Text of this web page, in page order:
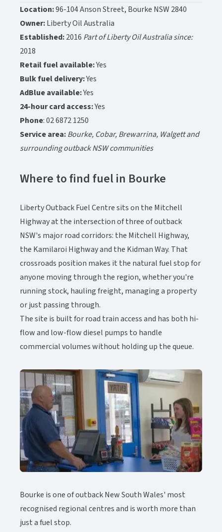
Location:96-104 Anson Street, Bourke NSW 2840​​​​‌ ‍ ​‍​‍‌‍ ‌ ​‍‌‍‍‌‌‍‌ ‌‍‍‌‌‍ ‍​‍​‍​ ‍‍​‍​‍‌ ​ ‌‍​‌‌‍ ‍‌‍‍‌‌ ‌​‌ ‍‌​‍ ‍‌‍‍‌‌‍ ​‍​‍​‍ ​​‍​‍‌‍‍​‌ ​‍‌‍‌‌‌‍‌‍​‍​‍​ ‍‍​‍​‍‌‍‍​‌ ‌​‌ ‌​‌ ​​‌ ​ ​ ‍‍​‍ ​‍ ‌‍ ​‌‍‍‌‌‍​‍‌‍‌‌‌ ​‍‌ ‌​‌ ‍‌​‍ ‌‌ ​ ‌ ‌​‌ ‌‌‌‍‌​‌‍‍‌‌‍ ​‍ ‍‌ ‌‍‌‍‌‌‌ ​‍‌‍​ ‌‍‌‌‌‍ ​​‍ ‍‌‍​‌‌ ​​‌ ​​​‍ ‌‍‍‌‌‍ ‍‌ ‌​‌‍‌‌‌‍ ‍‌ ‌​​‍ ‌‍‌‌‌‍‌​‌‍‍‌‌ ‌​​‍ ‌‍ ‌‌‍ ‌‍‌​‌‍‌‌​ ‌‌ ​​‌ ​‍‌‍‌‌‌ ​ ‌‍‌‌‌‍ ‍‌ ‌​‌‍​‌‌ ‌​‌‍‍‌‌‍ ‌‍ ‍​ ‍ ‌‍‍‌‌‍‌​​ ‌‌‍​‌​ ‍​‌‍​‍‌‍‌‌‌‍​‌​ ​‍‌‍​ ​ ‍‌​‍ ‌‌‍‌​​ ‌‌​ ‌‌​ ‌​​‍ ‌​ ‌​​ ‌‍​ ‍​‌‍‌‍​‍ ‌‌‍​‌‌‍​‌​ ‌‍​ ‍​​‍ ‌​ ‌‍‌‍​ ‌‍‌‌​ ​ ​ ‌‌​ ‌‌‌‍​‍‌‍​‍​ ‌​​ ‌‍‌‍​‌‌‍​‌​ ‍ ‌ ‌​‌ ‍‌‌ ​​‌‍‌‌​ ‌‌‍​‌‌ ​‍‌ ‌​‌‍‍‌‌‍​ ‌‍ ​‌‍‌‌​ ‍ ‌ ​​‌‍​‌‌ ‌​‌‍‍​​ ‌‌‍​ ‌‍ ‌‍ ‍‌ ‌​‌‍‌‌‌‍ ‍‌ ‌​‌​ ‌‌‍​‌‌ ‌​‌ ​‍‌‍‍‌‌ ‍​​‍‌‌​ ‌‌‌​​‍‌‌ ‌‍‍ ‌‍‌‌‌ ‍‌​‍‌‌​ ​ ‌​‌​​‍‌‌​ ​ ‌​‌​​‍‌‌​ ​‍​ ​‍‌‍‌​‌‍‌‌‌‍‌​​ ​ ​ ‌‌‌‍‌‌​ ‌​‌‍​‍​ ​‍‌‍​ ​ ​‍‌‍​‍​‍‌‌​ ​‍​ ​‍​‍‌‌​ ‌‌‌​‌​​‍ ‍‌‍​ ‌‍ ‌‍ ‍‌ ‌​‌‍‌‌‌‍ ‍‌ ‌​​‍‌‌​ ‌‌‌​​‍‌‌ ‌‍‍ ‌‍‌‌‌ ‍‌​‍‌‌​ ​ ‌​‌​​‍‌‌​ ​ ‌​‌​​‍‌‌​ ​‍​ ​‍‌‍​‌​ ​​​ ‌​‌‍‌​‌‍‌‍‌‍‌‌​ ​​‌‍‌‍‌‍​‌‌‍​‍​ ​‌‌‍‌‍​‍‌‌​ ​‍​ ​‍​‍‌‌​ ‌‌‌​‌​​‍ ‍‌‍​ ‌‍‍​‌‍‍‌‌‍ ​‌‍‌​‌ ​‍‌‍‌‌‌‍ ‍​‍‌‌​ ‌‌‌​​‍‌‌ ‌‍‍ ‌‍‌‌‌ ‍‌​‍‌‌​ ​ ‌​‌​​‍‌‌​ ​ ‌​‌​​‍‌‌​ ​‍​ ​‍‌‍‌‌‌‍​‌​ ‍​‌‍‌‍​ ‌‍​ ‌‍​ ‌​‌‍‌​‌‍​ ‌‍‌​‌‍‌‌​ ​‍​‍‌‌​ ​‍​ ​‍​‍‌‌​ ‌‌‌​‌​​‍ ‍‌ ‌​‌‍‌‌‌ ‍​‌ ‌​​ ‌‍​‍‌‍​‌‌ ​ ‌‍‌‌‌‌‌‌‌ ​‍‌‍ ​​ ‌‌‍‍​‌ ‌​‌ ‌​‌ ​​‌ ​ ​‍‌‌​ ​ ‌​​‌​‍‌‌​ ​‍‌​‌‍​‍‌‌​ ​‍‌​‌‍‌‍ ​‌‍‍‌‌‍​‍‌‍‌‌‌ ​‍‌ ‌​‌ ‍‌​‍ ‌‌ ​ ‌ ‌​‌ ‌‌‌‍‌​‌‍‍‌‌‍ ​‍ ‍‌ ‌‍‌‍‌‌‌ ​‍‌‍​ ‌‍‌‌‌‍ ​​‍ ‍‌‍​‌‌ ​​‌ ​​​‍‌‍‌‍‍‌‌‍‌​​ ‌‌‍​‌​ ‍​‌‍​‍‌‍‌‌‌‍​‌​ ​‍‌‍​ ​ ‍‌​‍ ‌‌‍‌​​ ‌‌​ ‌‌​ ‌​​‍ ‌​ ‌​​ ‌‍​ ‍​‌‍‌‍​‍ ‌‌‍​‌‌‍​‌​ ‌‍​ ‍​​‍ ‌​ ‌‍‌‍​ ‌‍‌‌​ ​ ​ ‌‌​ ‌‌‌‍​‍‌‍​‍​ ‌​​ ‌‍‌‍​‌‌‍​‌​‍‌‍‌ ‌​‌ ‍‌‌ ​​‌‍‌‌​ ‌‌‍​‌‌ ​‍‌ ‌​‌‍‍‌‌‍​ ‌‍ ​‌‍‌‌​‍‌‍‌ ​​‌‍​‌‌ ‌​‌‍‍​​ ‌‌‍​ ‌‍ ‌‍ ‍‌ ‌​‌‍‌‌‌‍ ‍‌ ‌​‌​ ‌‌‍​‌‌ ‌​‌ ​‍‌‍‍‌‌ ‍​​‍‌‌​ ‌‌‌​​‍‌‌ ‌‍‍ ‌‍‌‌‌ ‍‌​‍‌‌​ ​ ‌​‌​​‍‌‌​ ​ ‌​‌​​‍‌‌​ ​‍​ ​‍‌‍‌​‌‍‌‌‌‍‌​​ ​ ​ ‌‌‌‍‌‌​ ‌​‌‍​‍​ ​‍‌‍​ ​ ​‍‌‍​‍​‍‌‌​ ​‍​ ​‍​‍‌‌​ ‌‌‌​‌​​‍ ‍‌‍​ ‌‍ ‌‍ ‍‌ ‌​‌‍‌‌‌‍ ‍‌ ‌​​‍‌‌​ ‌‌‌​​‍‌‌ ‌‍‍ ‌‍‌‌‌ ‍‌​‍‌‌​ ​ ‌​‌​​‍‌‌​ ​ ‌​‌​​‍‌‌​ ​‍​ ​‍‌‍​‌​ ​​​ ‌​‌‍‌​‌‍‌‍‌‍‌‌​ ​​‌‍‌‍‌‍​‌‌‍​‍​ ​‌‌‍‌‍​‍‌‌​ ​‍​ ​‍​‍‌‌​ ‌‌‌​‌​​‍ ‍‌‍​ ‌‍‍​‌‍‍‌‌‍ ​‌‍‌​‌ ​‍‌‍‌‌‌‍ ‍​‍‌‌​ ‌‌‌​​‍‌‌ ‌‍‍ ‌‍‌‌‌ ‍‌​‍‌‌​ ​ ‌​‌​​‍‌‌​ ​ ‌​‌​​‍‌‌​ ​‍​ ​‍‌‍‌‌‌‍​‌​ ‍​‌‍‌‍​ ‌‍​ ‌‍​ ‌​‌‍‌​‌‍​ ‌‍‌​‌‍‌‌​ ​‍​‍‌‌​ ​‍​ ​‍​‍‌‌​ ‌‌‌​‌​​‍ ‍‌ ‌​‌‍‌‌‌ ‍​‌ ‌​​‍‌‍‌ ​​‌‍‌‌‌ ​‍‌ ​ ‌ ​​‌‍‌‌‌‍​ ‌ ‌​‌‍‍‌‌ ‌‍‌‍‌‌​ ‌‌ ​​‌ ‌‌‌‍​‍‌‍ ​‌‍‍‌‌ ​ ‌‍‍​‌‍‌‌‌‍‌​​‍​‍‌ ‌
Owner:Liberty Oil Australia​​​​‌ ‍ ​‍​‍‌‍ ‌ ​‍‌‍‍‌‌‍‌ ‌‍‍‌‌‍ ‍​‍​‍​ ‍‍​‍​‍‌ ​ ‌‍​‌‌‍ ‍‌‍‍‌‌ ‌​‌ ‍‌​‍ ‍‌‍‍‌‌‍ ​‍​‍​‍ ​​‍​‍‌‍‍​‌ ​‍‌‍‌‌‌‍‌‍​‍​‍​ ‍‍​‍​‍‌‍‍​‌ ‌​‌ ‌​‌ ​​‌ ​ ​ ‍‍​‍ ​‍ ‌‍ ​‌‍‍‌‌‍​‍‌‍‌‌‌ ​‍‌ ‌​‌ ‍‌​‍ ‌‌ ​ ‌ ‌​‌ ‌‌‌‍‌​‌‍‍‌‌‍ ​‍ ‍‌ ‌‍‌‍‌‌‌ ​‍‌‍​ ‌‍‌‌‌‍ ​​‍ ‍‌‍​‌‌ ​​‌ ​​​‍ ‌‍‍‌‌‍ ‍‌ ‌​‌‍‌‌‌‍ ‍‌ ‌​​‍ ‌‍‌‌‌‍‌​‌‍‍‌‌ ‌​​‍ ‌‍ ‌‌‍ ‌‍‌​‌‍‌‌​ ‌‌ ​​‌ ​‍‌‍‌‌‌ ​ ‌‍‌‌‌‍ ‍‌ ‌​‌‍​‌‌ ‌​‌‍‍‌‌‍ ‌‍ ‍​ ‍ ‌‍‍‌‌‍‌​​ ‌‌‍​‌​ ‍​‌‍​‍‌‍‌‌‌‍​‌​ ​‍‌‍​ ​ ‍‌​‍ ‌‌‍‌​​ ‌‌​ ‌‌​ ‌​​‍ ‌​ ‌​​ ‌‍​ ‍​‌‍‌‍​‍ ‌‌‍​‌‌‍​‌​ ‌‍​ ‍​​‍ ‌​ ‌‍‌‍​ ‌‍‌‌​ ​ ​ ‌‌​ ‌‌‌‍​‍‌‍​‍​ ‌​​ ‌‍‌‍​‌‌‍​‌​ ‍ ‌ ‌​‌ ‍‌‌ ​​‌‍‌‌​ ‌‌‍​‌‌ ​‍‌ ‌​‌‍‍‌‌‍​ ‌‍ ​‌‍‌‌​ ‍ ‌ ​​‌‍​‌‌ ‌​‌‍‍​​ ‌‌‍​ ‌‍ ‌‍ ‍‌ ‌​‌‍‌‌‌‍ ‍‌ ‌​‌​ ‌‌‍​‌‌ ‌​‌ ​‍‌‍‍‌‌ ‍​​‍‌‌​ ‌‌‌​​‍‌‌ ‌‍‍ ‌‍‌‌‌ ‍‌​‍‌‌​ ​ ‌​‌​​‍‌‌​ ​ ‌​‌​​‍‌‌​ ​‍​ ​‍‌‍‌​‌‍‌‌‌‍‌​​ ​ ​ ‌‌‌‍‌‌​ ‌​‌‍​‍​ ​‍‌‍​ ​ ​‍‌‍​‍​‍‌‌​ ​‍​ ​‍​‍‌‌​ ‌‌‌​‌​​‍ ‍‌‍​ ‌‍ ‌‍ ‍‌ ‌​‌‍‌‌‌‍ ‍‌ ‌​​‍‌‌​ ‌‌‌​​‍‌‌ ‌‍‍ ‌‍‌‌‌ ‍‌​‍‌‌​ ​ ‌​‌​​‍‌‌​ ​ ‌​‌​​‍‌‌​ ​‍​ ​‍​ ​‌​ ​‌​ ‌​​ ‌ ​ ​‍​ ‍‌​ ​‍​ ​‌​ ‌​​ ‌​‌‍​ ​ ​‍​‍‌‌​ ​‍​ ​‍​‍‌‌​ ‌‌‌​‌​​‍ ‍‌‍​ ‌‍‍​‌‍‍‌‌‍ ​‌‍‌​‌ ​‍‌‍‌‌‌‍ ‍​‍‌‌​ ‌‌‌​​‍‌‌ ‌‍‍ ‌‍‌‌‌ ‍‌​‍‌‌​ ​ ‌​‌​​‍‌‌​ ​ ‌​‌​​‍‌‌​ ​‍​ ​‍‌‍‌‍​ ‌‌‌‍​‍‌‍‌​‌‍‌​​ ‌‌​ ‍‌​ ‍​‌‍‌‌​ ‍​‌‍​‌​ ‍‌​‍‌‌​ ​‍​ ​‍​‍‌‌​ ‌‌‌​‌​​‍ ‍‌ ‌​‌‍‌‌‌ ‍​‌ ‌​​ ‌‍​‍‌‍​‌‌ ​ ‌‍‌‌‌‌‌‌‌ ​‍‌‍ ​​ ‌‌‍‍​‌ ‌​‌ ‌​‌ ​​‌ ​ ​‍‌‌​ ​ ‌​​‌​‍‌‌​ ​‍‌​‌‍​‍‌‌​ ​‍‌​‌‍‌‍ ​‌‍‍‌‌‍​‍‌‍‌‌‌ ​‍‌ ‌​‌ ‍‌​‍ ‌‌ ​ ‌ ‌​‌ ‌‌‌‍‌​‌‍‍‌‌‍ ​‍ ‍‌ ‌‍‌‍‌‌‌ ​‍‌‍​ ‌‍‌‌‌‍ ​​‍ ‍‌‍​‌‌ ​​‌ ​​​‍‌‍‌‍‍‌‌‍‌​​ ‌‌‍​‌​ ‍​‌‍​‍‌‍‌‌‌‍​‌​ ​‍‌‍​ ​ ‍‌​‍ ‌‌‍‌​​ ‌‌​ ‌‌​ ‌​​‍ ‌​ ‌​​ ‌‍​ ‍​‌‍‌‍​‍ ‌‌‍​‌‌‍​‌​ ‌‍​ ‍​​‍ ‌​ ‌‍‌‍​ ‌‍‌‌​ ​ ​ ‌‌​ ‌‌‌‍​‍‌‍​‍​ ‌​​ ‌‍‌‍​‌‌‍​‌​‍‌‍‌ ‌​‌ ‍‌‌ ​​‌‍‌‌​ ‌‌‍​‌‌ ​‍‌ ‌​‌‍‍‌‌‍​ ‌‍ ​‌‍‌‌​‍‌‍‌ ​​‌‍​‌‌ ‌​‌‍‍​​ ‌‌‍​ ‌‍ ‌‍ ‍‌ ‌​‌‍‌‌‌‍ ‍‌ ‌​‌​ ‌‌‍​‌‌ ‌​‌ ​‍‌‍‍‌‌ ‍​​‍‌‌​ ‌‌‌​​‍‌‌ ‌‍‍ ‌‍‌‌‌ ‍‌​‍‌‌​ ​ ‌​‌​​‍‌‌​ ​ ‌​‌​​‍‌‌​ ​‍​ ​‍‌‍‌​‌‍‌‌‌‍‌​​ ​ ​ ‌‌‌‍‌‌​ ‌​‌‍​‍​ ​‍‌‍​ ​ ​‍‌‍​‍​‍‌‌​ ​‍​ ​‍​‍‌‌​ ‌‌‌​‌​​‍ ‍‌‍​ ‌‍ ‌‍ ‍‌ ‌​‌‍‌‌‌‍ ‍‌ ‌​​‍‌‌​ ‌‌‌​​‍‌‌ ‌‍‍ ‌‍‌‌‌ ‍‌​‍‌‌​ ​ ‌​‌​​‍‌‌​ ​ ‌​‌​​‍‌‌​ ​‍​ ​‍​ ​‌​ ​‌​ ‌​​ ‌ ​ ​‍​ ‍‌​ ​‍​ ​‌​ ‌​​ ‌​‌‍​ ​ ​‍​‍‌‌​ ​‍​ ​‍​‍‌‌​ ‌‌‌​‌​​‍ ‍‌‍​ ‌‍‍​‌‍‍‌‌‍ ​‌‍‌​‌ ​‍‌‍‌‌‌‍ ‍​‍‌‌​ ‌‌‌​​‍‌‌ ‌‍‍ ‌‍‌‌‌ ‍‌​‍‌‌​ ​ ‌​‌​​‍‌‌​ ​ ‌​‌​​‍‌‌​ ​‍​ ​‍‌‍‌‍​ ‌‌‌‍​‍‌‍‌​‌‍‌​​ ‌‌​ ‍‌​ ‍​‌‍‌‌​ ‍​‌‍​‌​ ‍‌​‍‌‌​ ​‍​ ​‍​‍‌‌​ ‌‌‌​‌​​‍ ‍‌ ‌​‌‍‌‌‌ ‍​‌ ‌​​‍‌‍‌ ​​‌‍‌‌‌ ​‍‌ ​ ‌ ​​‌‍‌‌‌‍​ ‌ ‌​‌‍‍‌‌ ‌‍‌‍‌‌​ ‌‌ ​​‌ ‌‌‌‍​‍‌‍ ​‌‍‍‌‌ ​ ‌‍‍​‌‍‌‌‌‍‌​​‍​‍‌ ‌
Established:2016 ​​​​‌ ‍ ​‍​‍‌‍ ‌ ​‍‌‍‍‌‌‍‌ ‌‍‍‌‌‍ ‍​‍​‍​ ‍‍​‍​‍‌ ​ ‌‍​‌‌‍ ‍‌‍‍‌‌ ‌​‌ ‍‌​‍ ‍‌‍‍‌‌‍ ​‍​‍​‍ ​​‍​‍‌‍‍​‌ ​‍‌‍‌‌‌‍‌‍​‍​‍​ ‍‍​‍​‍‌‍‍​‌ ‌​‌ ‌​‌ ​​‌ ​ ​ ‍‍​‍ ​‍ ‌‍ ​‌‍‍‌‌‍​‍‌‍‌‌‌ ​‍‌ ‌​‌ ‍‌​‍ ‌‌ ​ ‌ ‌​‌ ‌‌‌‍‌​‌‍‍‌‌‍ ​‍ ‍‌ ‌‍‌‍‌‌‌ ​‍‌‍​ ‌‍‌‌‌‍ ​​‍ ‍‌‍​‌‌ ​​‌ ​​​‍ ‌‍‍‌‌‍ ‍‌ ‌​‌‍‌‌‌‍ ‍‌ ‌​​‍ ‌‍‌‌‌‍‌​‌‍‍‌‌ ‌​​‍ ‌‍ ‌‌‍ ‌‍‌​‌‍‌‌​ ‌‌ ​​‌ ​‍‌‍‌‌‌ ​ ‌‍‌‌‌‍ ‍‌ ‌​‌‍​‌‌ ‌​‌‍‍‌‌‍ ‌‍ ‍​ ‍ ‌‍‍‌‌‍‌​​ ‌‌‍​‌​ ‍​‌‍​‍‌‍‌‌‌‍​‌​ ​‍‌‍​ ​ ‍‌​‍ ‌‌‍‌​​ ‌‌​ ‌‌​ ‌​​‍ ‌​ ‌​​ ‌‍​ ‍​‌‍‌‍​‍ ‌‌‍​‌‌‍​‌​ ‌‍​ ‍​​‍ ‌​ ‌‍‌‍​ ‌‍‌‌​ ​ ​ ‌‌​ ‌‌‌‍​‍‌‍​‍​ ‌​​ ‌‍‌‍​‌‌‍​‌​ ‍ ‌ ‌​‌ ‍‌‌ ​​‌‍‌‌​ ‌‌‍​‌‌ ​‍‌ ‌​‌‍‍‌‌‍​ ‌‍ ​‌‍‌‌​ ‍ ‌ ​​‌‍​‌‌ ‌​‌‍‍​​ ‌‌‍​ ‌‍ ‌‍ ‍‌ ‌​‌‍‌‌‌‍ ‍‌ ‌​‌​ ‌‌‍​‌‌ ‌​‌ ​‍‌‍‍‌‌ ‍​​‍‌‌​ ‌‌‌​​‍‌‌ ‌‍‍ ‌‍‌‌‌ ‍‌​‍‌‌​ ​ ‌​‌​​‍‌‌​ ​ ‌​‌​​‍‌‌​ ​‍​ ​‍‌‍‌​‌‍‌‌‌‍‌​​ ​ ​ ‌‌‌‍‌‌​ ‌​‌‍​‍​ ​‍‌‍​ ​ ​‍‌‍​‍​‍‌‌​ ​‍​ ​‍​‍‌‌​ ‌‌‌​‌​​‍ ‍‌‍​ ‌‍ ‌‍ ‍‌ ‌​‌‍‌‌‌‍ ‍‌ ‌​​‍‌‌​ ‌‌‌​​‍‌‌ ‌‍‍ ‌‍‌‌‌ ‍‌​‍‌‌​ ​ ‌​‌​​‍‌‌​ ​ ‌​‌​​‍‌‌​ ​‍​ ​‍‌‍​‍​ ‍​​ ​‌‌‍​‍​ ‍‌​ ‍‌‌‍​‌​ ​ ​ ​‍‌‍​‌‌‍​‌​ ​‌​‍‌‌​ ​‍​ ​‍​‍‌‌​ ‌‌‌​‌​​‍ ‍‌‍​ ‌‍‍​‌‍‍‌‌‍ ​‌‍‌​‌ ​‍‌‍‌‌‌‍ ‍​‍‌‌​ ‌‌‌​​‍‌‌ ‌‍‍ ‌‍‌‌‌ ‍‌​‍‌‌​ ​ ‌​‌​​‍‌‌​ ​ ‌​‌​​‍‌‌​ ​‍​ ​‍​ ‌‍​ ‌‌​ ‌‌‌‍‌​​ ‌‌​ ‌ ‌‍​ ​ ‍​‌‍‌‍​ ​ ​ ‌ ‌‍‌​​‍‌‌​ ​‍​ ​‍​‍‌‌​ ‌‌‌​‌​​‍ ‍‌ ‌​‌‍‌‌‌ ‍​‌ ‌​​ ‌‍​‍‌‍​‌‌ ​ ‌‍‌‌‌‌‌‌‌ ​‍‌‍ ​​ ‌‌‍‍​‌ ‌​‌ ‌​‌ ​​‌ ​ ​‍‌‌​ ​ ‌​​‌​‍‌‌​ ​‍‌​‌‍​‍‌‌​ ​‍‌​‌‍‌‍ ​‌‍‍‌‌‍​‍‌‍‌‌‌ ​‍‌ ‌​‌ ‍‌​‍ ‌‌ ​ ‌ ‌​‌ ‌‌‌‍‌​‌‍‍‌‌‍ ​‍ ‍‌ ‌‍‌‍‌‌‌ ​‍‌‍​ ‌‍‌‌‌‍ ​​‍ ‍‌‍​‌‌ ​​‌ ​​​‍‌‍‌‍‍‌‌‍‌​​ ‌‌‍​‌​ ‍​‌‍​‍‌‍‌‌‌‍​‌​ ​‍‌‍​ ​ ‍‌​‍ ‌‌‍‌​​ ‌‌​ ‌‌​ ‌​​‍ ‌​ ‌​​ ‌‍​ ‍​‌‍‌‍​‍ ‌‌‍​‌‌‍​‌​ ‌‍​ ‍​​‍ ‌​ ‌‍‌‍​ ‌‍‌‌​ ​ ​ ‌‌​ ‌‌‌‍​‍‌‍​‍​ ‌​​ ‌‍‌‍​‌‌‍​‌​‍‌‍‌ ‌​‌ ‍‌‌ ​​‌‍‌‌​ ‌‌‍​‌‌ ​‍‌ ‌​‌‍‍‌‌‍​ ‌‍ ​‌‍‌‌​‍‌‍‌ ​​‌‍​‌‌ ‌​‌‍‍​​ ‌‌‍​ ‌‍ ‌‍ ‍‌ ‌​‌‍‌‌‌‍ ‍‌ ‌​‌​ ‌‌‍​‌‌ ‌​‌ ​‍‌‍‍‌‌ ‍​​‍‌‌​ ‌‌‌​​‍‌‌ ‌‍‍ ‌‍‌‌‌ ‍‌​‍‌‌​ ​ ‌​‌​​‍‌‌​ ​ ‌​‌​​‍‌‌​ ​‍​ ​‍‌‍‌​‌‍‌‌‌‍‌​​ ​ ​ ‌‌‌‍‌‌​ ‌​‌‍​‍​ ​‍‌‍​ ​ ​‍‌‍​‍​‍‌‌​ ​‍​ ​‍​‍‌‌​ ‌‌‌​‌​​‍ ‍‌‍​ ‌‍ ‌‍ ‍‌ ‌​‌‍‌‌‌‍ ‍‌ ‌​​‍‌‌​ ‌‌‌​​‍‌‌ ‌‍‍ ‌‍‌‌‌ ‍‌​‍‌‌​ ​ ‌​‌​​‍‌‌​ ​ ‌​‌​​‍‌‌​ ​‍​ ​‍‌‍​‍​ ‍​​ ​‌‌‍​‍​ ‍‌​ ‍‌‌‍​‌​ ​ ​ ​‍‌‍​‌‌‍​‌​ ​‌​‍‌‌​ ​‍​ ​‍​‍‌‌​ ‌‌‌​‌​​‍ ‍‌‍​ ‌‍‍​‌‍‍‌‌‍ ​‌‍‌​‌ ​‍‌‍‌‌‌‍ ‍​‍‌‌​ ‌‌‌​​‍‌‌ ‌‍‍ ‌‍‌‌‌ ‍‌​‍‌‌​ ​ ‌​‌​​‍‌‌​ ​ ‌​‌​​‍‌‌​ ​‍​ ​‍​ ‌‍​ ‌‌​ ‌‌‌‍‌​​ ‌‌​ ‌ ‌‍​ ​ ‍​‌‍‌‍​ ​ ​ ‌ ‌‍‌​​‍‌‌​ ​‍​ ​‍​‍‌‌​ ‌‌‌​‌​​‍ ‍‌ ‌​‌‍‌‌‌ ‍​‌ ‌​​‍‌‍‌ ​​‌‍‌‌‌ ​‍‌ ​ ‌ ​​‌‍‌‌‌‍​ ‌ ‌​‌‍‍‌‌ ‌‍‌‍‌‌​ ‌‌ ​​‌ ‌‌‌‍​‍‌‍ ​‌‍‍‌‌ ​ ‌‍‍​‌‍‌‌‌‍‌​​‍​‍‌ ‌ Part of Liberty Oil Australia since:​​​​‌ ‍ ​‍​‍‌‍ ‌ ​‍‌‍‍‌‌‍‌ ‌‍‍‌‌‍ ‍​‍​‍​ ‍‍​‍​‍‌ ​ ‌‍​‌‌‍ ‍‌‍‍‌‌ ‌​‌ ‍‌​‍ ‍‌‍‍‌‌‍ ​‍​‍​‍ ​​‍​‍‌‍‍​‌ ​‍‌‍‌‌‌‍‌‍​‍​‍​ ‍‍​‍​‍‌‍‍​‌ ‌​‌ ‌​‌ ​​‌ ​ ​ ‍‍​‍ ​‍ ‌‍ ​‌‍‍‌‌‍​‍‌‍‌‌‌ ​‍‌ ‌​‌ ‍‌​‍ ‌‌ ​ ‌ ‌​‌ ‌‌‌‍‌​‌‍‍‌‌‍ ​‍ ‍‌ ‌‍‌‍‌‌‌ ​‍‌‍​ ‌‍‌‌‌‍ ​​‍ ‍‌‍​‌‌ ​​‌ ​​​‍ ‌‍‍‌‌‍ ‍‌ ‌​‌‍‌‌‌‍ ‍‌ ‌​​‍ ‌‍‌‌‌‍‌​‌‍‍‌‌ ‌​​‍ ‌‍ ‌‌‍ ‌‍‌​‌‍‌‌​ ‌‌ ​​‌ ​‍‌‍‌‌‌ ​ ‌‍‌‌‌‍ ‍‌ ‌​‌‍​‌‌ ‌​‌‍‍‌‌‍ ‌‍ ‍​ ‍ ‌‍‍‌‌‍‌​​ ‌‌‍​‌​ ‍​‌‍​‍‌‍‌‌‌‍​‌​ ​‍‌‍​ ​ ‍‌​‍ ‌‌‍‌​​ ‌‌​ ‌‌​ ‌​​‍ ‌​ ‌​​ ‌‍​ ‍​‌‍‌‍​‍ ‌‌‍​‌‌‍​‌​ ‌‍​ ‍​​‍ ‌​ ‌‍‌‍​ ‌‍‌‌​ ​ ​ ‌‌​ ‌‌‌‍​‍‌‍​‍​ ‌​​ ‌‍‌‍​‌‌‍​‌​ ‍ ‌ ‌​‌ ‍‌‌ ​​‌‍‌‌​ ‌‌‍​‌‌ ​‍‌ ‌​‌‍‍‌‌‍​ ‌‍ ​‌‍‌‌​ ‍ ‌ ​​‌‍​‌‌ ‌​‌‍‍​​ ‌‌‍​ ‌‍ ‌‍ ‍‌ ‌​‌‍‌‌‌‍ ‍‌ ‌​‌​ ‌‌‍​‌‌ ‌​‌ ​‍‌‍‍‌‌ ‍​​‍‌‌​ ‌‌‌​​‍‌‌ ‌‍‍ ‌‍‌‌‌ ‍‌​‍‌‌​ ​ ‌​‌​​‍‌‌​ ​ ‌​‌​​‍‌‌​ ​‍​ ​‍‌‍‌​‌‍‌‌‌‍‌​​ ​ ​ ‌‌‌‍‌‌​ ‌​‌‍​‍​ ​‍‌‍​ ​ ​‍‌‍​‍​‍‌‌​ ​‍​ ​‍​‍‌‌​ ‌‌‌​‌​​‍ ‍‌‍​ ‌‍ ‌‍ ‍‌ ‌​‌‍‌‌‌‍ ‍‌ ‌​​‍‌‌​ ‌‌‌​​‍‌‌ ‌‍‍ ‌‍‌‌‌ ‍‌​‍‌‌​ ​ ‌​‌​​‍‌‌​ ​ ‌​‌​​‍‌‌​ ​‍​ ​‍‌‍​‍​ ‍​​ ​‌‌‍​‍​ ‍‌​ ‍‌‌‍​‌​ ​ ​ ​‍‌‍​‌‌‍​‌​ ​‌​‍‌‌​ ​‍​ ​‍​‍‌‌​ ‌‌‌​‌​​‍ ‍‌‍​ ‌‍‍​‌‍‍‌‌‍ ​‌‍‌​‌ ​‍‌‍‌‌‌‍ ‍​‍‌‌​ ‌‌‌​​‍‌‌ ‌‍‍ ‌‍‌‌‌ ‍‌​‍‌‌​ ​ ‌​‌​​‍‌‌​ ​ ‌​‌​​‍‌‌​ ​‍​ ​‍​ ‌‌​ ‌‌​ ‌‌‌‍‌​‌‍​‌​ ​​‌‍‌‍​ ​‌​ ​‍‌‍​‌​ ‌‌‌‍‌‍​‍‌‌​ ​‍​ ​‍​‍‌‌​ ‌‌‌​‌​​‍ ‍‌ ‌​‌‍‌‌‌ ‍​‌ ‌​​ ‌‍​‍‌‍​‌‌ ​ ‌‍‌‌‌‌‌‌‌ ​‍‌‍ ​​ ‌‌‍‍​‌ ‌​‌ ‌​‌ ​​‌ ​ ​‍‌‌​ ​ ‌​​‌​‍‌‌​ ​‍‌​‌‍​‍‌‌​ ​‍‌​‌‍‌‍ ​‌‍‍‌‌‍​‍‌‍‌‌‌ ​‍‌ ‌​‌ ‍‌​‍ ‌‌ ​ ‌ ‌​‌ ‌‌‌‍‌​‌‍‍‌‌‍ ​‍ ‍‌ ‌‍‌‍‌‌‌ ​‍‌‍​ ‌‍‌‌‌‍ ​​‍ ‍‌‍​‌‌ ​​‌ ​​​‍‌‍‌‍‍‌‌‍‌​​ ‌‌‍​‌​ ‍​‌‍​‍‌‍‌‌‌‍​‌​ ​‍‌‍​ ​ ‍‌​‍ ‌‌‍‌​​ ‌‌​ ‌‌​ ‌​​‍ ‌​ ‌​​ ‌‍​ ‍​‌‍‌‍​‍ ‌‌‍​‌‌‍​‌​ ‌‍​ ‍​​‍ ‌​ ‌‍‌‍​ ‌‍‌‌​ ​ ​ ‌‌​ ‌‌‌‍​‍‌‍​‍​ ‌​​ ‌‍‌‍​‌‌‍​‌​‍‌‍‌ ‌​‌ ‍‌‌ ​​‌‍‌‌​ ‌‌‍​‌‌ ​‍‌ ‌​‌‍‍‌‌‍​ ‌‍ ​‌‍‌‌​‍‌‍‌ ​​‌‍​‌‌ ‌​‌‍‍​​ ‌‌‍​ ‌‍ ‌‍ ‍‌ ‌​‌‍‌‌‌‍ ‍‌ ‌​‌​ ‌‌‍​‌‌ ‌​‌ ​‍‌‍‍‌‌ ‍​​‍‌‌​ ‌‌‌​​‍‌‌ ‌‍‍ ‌‍‌‌‌ ‍‌​‍‌‌​ ​ ‌​‌​​‍‌‌​ ​ ‌​‌​​‍‌‌​ ​‍​ ​‍‌‍‌​‌‍‌‌‌‍‌​​ ​ ​ ‌‌‌‍‌‌​ ‌​‌‍​‍​ ​‍‌‍​ ​ ​‍‌‍​‍​‍‌‌​ ​‍​ ​‍​‍‌‌​ ‌‌‌​‌​​‍ ‍‌‍​ ‌‍ ‌‍ ‍‌ ‌​‌‍‌‌‌‍ ‍‌ ‌​​‍‌‌​ ‌‌‌​​‍‌‌ ‌‍‍ ‌‍‌‌‌ ‍‌​‍‌‌​ ​ ‌​‌​​‍‌‌​ ​ ‌​‌​​‍‌‌​ ​‍​ ​‍‌‍​‍​ ‍​​ ​‌‌‍​‍​ ‍‌​ ‍‌‌‍​‌​ ​ ​ ​‍‌‍​‌‌‍​‌​ ​‌​‍‌‌​ ​‍​ ​‍​‍‌‌​ ‌‌‌​‌​​‍ ‍‌‍​ ‌‍‍​‌‍‍‌‌‍ ​‌‍‌​‌ ​‍‌‍‌‌‌‍ ‍​‍‌‌​ ‌‌‌​​‍‌‌ ‌‍‍ ‌‍‌‌‌ ‍‌​‍‌‌​ ​ ‌​‌​​‍‌‌​ ​ ‌​‌​​‍‌‌​ ​‍​ ​‍​ ‌‌​ ‌‌​ ‌‌‌‍‌​‌‍​‌​ ​​‌‍‌‍​ ​‌​ ​‍‌‍​‌​ ‌‌‌‍‌‍​‍‌‌​ ​‍​ ​‍​‍‌‌​ ‌‌‌​‌​​‍ ‍‌ ‌​‌‍‌‌‌ ‍​‌ ‌​​‍‌‍‌ ​​‌‍‌‌‌ ​‍‌ ​ ‌ ​​‌‍‌‌‌‍​ ‌ ‌​‌‍‍‌‌ ‌‍‌‍‌‌​ ‌‌ ​​‌ ‌‌‌‍​‍‌‍ ​‌‍‍‌‌ ​ ‌‍‍​‌‍‌‌‌‍‌​​‍​‍‌ ‌
2018​​​​‌ ‍ ​‍​‍‌‍ ‌ ​‍‌‍‍‌‌‍‌ ‌‍‍‌‌‍ ‍​‍​‍​ ‍‍​‍​‍‌ ​ ‌‍​‌‌‍ ‍‌‍‍‌‌ ‌​‌ ‍‌​‍ ‍‌‍‍‌‌‍ ​‍​‍​‍ ​​‍​‍‌‍‍​‌ ​‍‌‍‌‌‌‍‌‍​‍​‍​ ‍‍​‍​‍‌‍‍​‌ ‌​‌ ‌​‌ ​​‌ ​ ​ ‍‍​‍ ​‍ ‌‍ ​‌‍‍‌‌‍​‍‌‍‌‌‌ ​‍‌ ‌​‌ ‍‌​‍ ‌‌ ​ ‌ ‌​‌ ‌‌‌‍‌​‌‍‍‌‌‍ ​‍ ‍‌ ‌‍‌‍‌‌‌ ​‍‌‍​ ‌‍‌‌‌‍ ​​‍ ‍‌‍​‌‌ ​​‌ ​​​‍ ‌‍‍‌‌‍ ‍‌ ‌​‌‍‌‌‌‍ ‍‌ ‌​​‍ ‌‍‌‌‌‍‌​‌‍‍‌‌ ‌​​‍ ‌‍ ‌‌‍ ‌‍‌​‌‍‌‌​ ‌‌ ​​‌ ​‍‌‍‌‌‌ ​ ‌‍‌‌‌‍ ‍‌ ‌​‌‍​‌‌ ‌​‌‍‍‌‌‍ ‌‍ ‍​ ‍ ‌‍‍‌‌‍‌​​ ‌‌‍​‌​ ‍​‌‍​‍‌‍‌‌‌‍​‌​ ​‍‌‍​ ​ ‍‌​‍ ‌‌‍‌​​ ‌‌​ ‌‌​ ‌​​‍ ‌​ ‌​​ ‌‍​ ‍​‌‍‌‍​‍ ‌‌‍​‌‌‍​‌​ ‌‍​ ‍​​‍ ‌​ ‌‍‌‍​ ‌‍‌‌​ ​ ​ ‌‌​ ‌‌‌‍​‍‌‍​‍​ ‌​​ ‌‍‌‍​‌‌‍​‌​ ‍ ‌ ‌​‌ ‍‌‌ ​​‌‍‌‌​ ‌‌‍​‌‌ ​‍‌ ‌​‌‍‍‌‌‍​ ‌‍ ​‌‍‌‌​ ‍ ‌ ​​‌‍​‌‌ ‌​‌‍‍​​ ‌‌‍​ ‌‍ ‌‍ ‍‌ ‌​‌‍‌‌‌‍ ‍‌ ‌​‌​ ‌‌‍​‌‌ ‌​‌ ​‍‌‍‍‌‌ ‍​​‍‌‌​ ‌‌‌​​‍‌‌ ‌‍‍ ‌‍‌‌‌ ‍‌​‍‌‌​ ​ ‌​‌​​‍‌‌​ ​ ‌​‌​​‍‌‌​ ​‍​ ​‍‌‍‌​‌‍‌‌‌‍‌​​ ​ ​ ‌‌‌‍‌‌​ ‌​‌‍​‍​ ​‍‌‍​ ​ ​‍‌‍​‍​‍‌‌​ ​‍​ ​‍​‍‌‌​ ‌‌‌​‌​​‍ ‍‌‍​ ‌‍ ‌‍ ‍‌ ‌​‌‍‌‌‌‍ ‍‌ ‌​​‍‌‌​ ‌‌‌​​‍‌‌ ‌‍‍ ‌‍‌‌‌ ‍‌​‍‌‌​ ​ ‌​‌​​‍‌‌​ ​ ‌​‌​​‍‌‌​ ​‍​ ​‍‌‍​‍​ ‍​​ ​‌‌‍​‍​ ‍‌​ ‍‌‌‍​‌​ ​ ​ ​‍‌‍​‌‌‍​‌​ ​‌​‍‌‌​ ​‍​ ​‍​‍‌‌​ ‌‌‌​‌​​‍ ‍‌‍​ ‌‍‍​‌‍‍‌‌‍ ​‌‍‌​‌ ​‍‌‍‌‌‌‍ ‍​‍‌‌​ ‌‌‌​​‍‌‌ ‌‍‍ ‌‍‌‌‌ ‍‌​‍‌‌​ ​ ‌​‌​​‍‌‌​ ​ ‌​‌​​‍‌‌​ ​‍​ ​‍‌‍‌​‌‍‌‌​ ​‌​ ‌‍‌‍​‍​ ‍​​ ​‍​ ‍​​ ‍‌​ ‍​​ ​​​ ​‍​‍‌‌​ ​‍​ ​‍​‍‌‌​ ‌‌‌​‌​​‍ ‍‌ ‌​‌‍‌‌‌ ‍​‌ ‌​​ ‌‍​‍‌‍​‌‌ ​ ‌‍‌‌‌‌‌‌‌ ​‍‌‍ ​​ ‌‌‍‍​‌ ‌​‌ ‌​‌ ​​‌ ​ ​‍‌‌​ ​ ‌​​‌​‍‌‌​ ​‍‌​‌‍​‍‌‌​ ​‍‌​‌‍‌‍ ​‌‍‍‌‌‍​‍‌‍‌‌‌ ​‍‌ ‌​‌ ‍‌​‍ ‌‌ ​ ‌ ‌​‌ ‌‌‌‍‌​‌‍‍‌‌‍ ​‍ ‍‌ ‌‍‌‍‌‌‌ ​‍‌‍​ ‌‍‌‌‌‍ ​​‍ ‍‌‍​‌‌ ​​‌ ​​​‍‌‍‌‍‍‌‌‍‌​​ ‌‌‍​‌​ ‍​‌‍​‍‌‍‌‌‌‍​‌​ ​‍‌‍​ ​ ‍‌​‍ ‌‌‍‌​​ ‌‌​ ‌‌​ ‌​​‍ ‌​ ‌​​ ‌‍​ ‍​‌‍‌‍​‍ ‌‌‍​‌‌‍​‌​ ‌‍​ ‍​​‍ ‌​ ‌‍‌‍​ ‌‍‌‌​ ​ ​ ‌‌​ ‌‌‌‍​‍‌‍​‍​ ‌​​ ‌‍‌‍​‌‌‍​‌​‍‌‍‌ ‌​‌ ‍‌‌ ​​‌‍‌‌​ ‌‌‍​‌‌ ​‍‌ ‌​‌‍‍‌‌‍​ ‌‍ ​‌‍‌‌​‍‌‍‌ ​​‌‍​‌‌ ‌​‌‍‍​​ ‌‌‍​ ‌‍ ‌‍ ‍‌ ‌​‌‍‌‌‌‍ ‍‌ ‌​‌​ ‌‌‍​‌‌ ‌​‌ ​‍‌‍‍‌‌ ‍​​‍‌‌​ ‌‌‌​​‍‌‌ ‌‍‍ ‌‍‌‌‌ ‍‌​‍‌‌​ ​ ‌​‌​​‍‌‌​ ​ ‌​‌​​‍‌‌​ ​‍​ ​‍‌‍‌​‌‍‌‌‌‍‌​​ ​ ​ ‌‌‌‍‌‌​ ‌​‌‍​‍​ ​‍‌‍​ ​ ​‍‌‍​‍​‍‌‌​ ​‍​ ​‍​‍‌‌​ ‌‌‌​‌​​‍ ‍‌‍​ ‌‍ ‌‍ ‍‌ ‌​‌‍‌‌‌‍ ‍‌ ‌​​‍‌‌​ ‌‌‌​​‍‌‌ ‌‍‍ ‌‍‌‌‌ ‍‌​‍‌‌​ ​ ‌​‌​​‍‌‌​ ​ ‌​‌​​‍‌‌​ ​‍​ ​‍‌‍​‍​ ‍​​ ​‌‌‍​‍​ ‍‌​ ‍‌‌‍​‌​ ​ ​ ​‍‌‍​‌‌‍​‌​ ​‌​‍‌‌​ ​‍​ ​‍​‍‌‌​ ‌‌‌​‌​​‍ ‍‌‍​ ‌‍‍​‌‍‍‌‌‍ ​‌‍‌​‌ ​‍‌‍‌‌‌‍ ‍​‍‌‌​ ‌‌‌​​‍‌‌ ‌‍‍ ‌‍‌‌‌ ‍‌​‍‌‌​ ​ ‌​‌​​‍‌‌​ ​ ‌​‌​​‍‌‌​ ​‍​ ​‍‌‍‌​‌‍‌‌​ ​‌​ ‌‍‌‍​‍​ ‍​​ ​‍​ ‍​​ ‍‌​ ‍​​ ​​​ ​‍​‍‌‌​ ​‍​ ​‍​‍‌‌​ ‌‌‌​‌​​‍ ‍‌ ‌​‌‍‌‌‌ ‍​‌ ‌​​‍‌‍‌ ​​‌‍‌‌‌ ​‍‌ ​ ‌ ​​‌‍‌‌‌‍​ ‌ ‌​‌‍‍‌‌ ‌‍‌‍‌‌​ ‌‌ ​​‌ ‌‌‌‍​‍‌‍ ​‌‍‍‌‌ ​ ‌‍‍​‌‍‌‌‌‍‌​​‍​‍‌ ‌
Retail fuel available:​​​​‌ ‍ ​‍​‍‌‍ ‌ ​‍‌‍‍‌‌‍‌ ‌‍‍‌‌‍ ‍​‍​‍​ ‍‍​‍​‍‌ ​ ‌‍​‌‌‍ ‍‌‍‍‌‌ ‌​‌ ‍‌​‍ ‍‌‍‍‌‌‍ ​‍​‍​‍ ​​‍​‍‌‍‍​‌ ​‍‌‍‌‌‌‍‌‍​‍​‍​ ‍‍​‍​‍‌‍‍​‌ ‌​‌ ‌​‌ ​​‌ ​ ​ ‍‍​‍ ​‍ ‌‍ ​‌‍‍‌‌‍​‍‌‍‌‌‌ ​‍‌ ‌​‌ ‍‌​‍ ‌‌ ​ ‌ ‌​‌ ‌‌‌‍‌​‌‍‍‌‌‍ ​‍ ‍‌ ‌‍‌‍‌‌‌ ​‍‌‍​ ‌‍‌‌‌‍ ​​‍ ‍‌‍​‌‌ ​​‌ ​​​‍ ‌‍‍‌‌‍ ‍‌ ‌​‌‍‌‌‌‍ ‍‌ ‌​​‍ ‌‍‌‌‌‍‌​‌‍‍‌‌ ‌​​‍ ‌‍ ‌‌‍ ‌‍‌​‌‍‌‌​ ‌‌ ​​‌ ​‍‌‍‌‌‌ ​ ‌‍‌‌‌‍ ‍‌ ‌​‌‍​‌‌ ‌​‌‍‍‌‌‍ ‌‍ ‍​ ‍ ‌‍‍‌‌‍‌​​ ‌‌‍​‌​ ‍​‌‍​‍‌‍‌‌‌‍​‌​ ​‍‌‍​ ​ ‍‌​‍ ‌‌‍‌​​ ‌‌​ ‌‌​ ‌​​‍ ‌​ ‌​​ ‌‍​ ‍​‌‍‌‍​‍ ‌‌‍​‌‌‍​‌​ ‌‍​ ‍​​‍ ‌​ ‌‍‌‍​ ‌‍‌‌​ ​ ​ ‌‌​ ‌‌‌‍​‍‌‍​‍​ ‌​​ ‌‍‌‍​‌‌‍​‌​ ‍ ‌ ‌​‌ ‍‌‌ ​​‌‍‌‌​ ‌‌‍​‌‌ ​‍‌ ‌​‌‍‍‌‌‍​ ‌‍ ​‌‍‌‌​ ‍ ‌ ​​‌‍​‌‌ ‌​‌‍‍​​ ‌‌‍​ ‌‍ ‌‍ ‍‌ ‌​‌‍‌‌‌‍ ‍‌ ‌​‌​ ‌‌‍​‌‌ ‌​‌ ​‍‌‍‍‌‌ ‍​​‍‌‌​ ‌‌‌​​‍‌‌ ‌‍‍ ‌‍‌‌‌ ‍‌​‍‌‌​ ​ ‌​‌​​‍‌‌​ ​ ‌​‌​​‍‌‌​ ​‍​ ​‍‌‍‌​‌‍‌‌‌‍‌​​ ​ ​ ‌‌‌‍‌‌​ ‌​‌‍​‍​ ​‍‌‍​ ​ ​‍‌‍​‍​‍‌‌​ ​‍​ ​‍​‍‌‌​ ‌‌‌​‌​​‍ ‍‌‍​ ‌‍ ‌‍ ‍‌ ‌​‌‍‌‌‌‍ ‍‌ ‌​​‍‌‌​ ‌‌‌​​‍‌‌ ‌‍‍ ‌‍‌‌‌ ‍‌​‍‌‌​ ​ ‌​‌​​‍‌‌​ ​ ‌​‌​​‍‌‌​ ​‍​ ​‍‌‍‌‌​ ‌ ‌‍​‌​ ​​​ ‌‍‌‍‌‍​ ​​​ ‌​‌‍‌​​ ​‌​ ​‍‌‍‌​​‍‌‌​ ​‍​ ​‍​‍‌‌​ ‌‌‌​‌​​‍ ‍‌‍​ ‌‍‍​‌‍‍‌‌‍ ​‌‍‌​‌ ​‍‌‍‌‌‌‍ ‍​‍‌‌​ ‌‌‌​​‍‌‌ ‌‍‍ ‌‍‌‌‌ ‍‌​‍‌‌​ ​ ‌​‌​​‍‌‌​ ​ ‌​‌​​‍‌‌​ ​‍​ ​‍​ ​‍​ ‌‍‌‍‌‍​ ‌ ‌‍​‌​ ‌‍​ ‌‌​ ​ ‌‍‌​​ ‌‍​ ​ ​ ‍​​‍‌‌​ ​‍​ ​‍​‍‌‌​ ‌‌‌​‌​​‍ ‍‌ ‌​‌‍‌‌‌ ‍​‌ ‌​​ ‌‍​‍‌‍​‌‌ ​ ‌‍‌‌‌‌‌‌‌ ​‍‌‍ ​​ ‌‌‍‍​‌ ‌​‌ ‌​‌ ​​‌ ​ ​‍‌‌​ ​ ‌​​‌​‍‌‌​ ​‍‌​‌‍​‍‌‌​ ​‍‌​‌‍‌‍ ​‌‍‍‌‌‍​‍‌‍‌‌‌ ​‍‌ ‌​‌ ‍‌​‍ ‌‌ ​ ‌ ‌​‌ ‌‌‌‍‌​‌‍‍‌‌‍ ​‍ ‍‌ ‌‍‌‍‌‌‌ ​‍‌‍​ ‌‍‌‌‌‍ ​​‍ ‍‌‍​‌‌ ​​‌ ​​​‍‌‍‌‍‍‌‌‍‌​​ ‌‌‍​‌​ ‍​‌‍​‍‌‍‌‌‌‍​‌​ ​‍‌‍​ ​ ‍‌​‍ ‌‌‍‌​​ ‌‌​ ‌‌​ ‌​​‍ ‌​ ‌​​ ‌‍​ ‍​‌‍‌‍​‍ ‌‌‍​‌‌‍​‌​ ‌‍​ ‍​​‍ ‌​ ‌‍‌‍​ ‌‍‌‌​ ​ ​ ‌‌​ ‌‌‌‍​‍‌‍​‍​ ‌​​ ‌‍‌‍​‌‌‍​‌​‍‌‍‌ ‌​‌ ‍‌‌ ​​‌‍‌‌​ ‌‌‍​‌‌ ​‍‌ ‌​‌‍‍‌‌‍​ ‌‍ ​‌‍‌‌​‍‌‍‌ ​​‌‍​‌‌ ‌​‌‍‍​​ ‌‌‍​ ‌‍ ‌‍ ‍‌ ‌​‌‍‌‌‌‍ ‍‌ ‌​‌​ ‌‌‍​‌‌ ‌​‌ ​‍‌‍‍‌‌ ‍​​‍‌‌​ ‌‌‌​​‍‌‌ ‌‍‍ ‌‍‌‌‌ ‍‌​‍‌‌​ ​ ‌​‌​​‍‌‌​ ​ ‌​‌​​‍‌‌​ ​‍​ ​‍‌‍‌​‌‍‌‌‌‍‌​​ ​ ​ ‌‌‌‍‌‌​ ‌​‌‍​‍​ ​‍‌‍​ ​ ​‍‌‍​‍​‍‌‌​ ​‍​ ​‍​‍‌‌​ ‌‌‌​‌​​‍ ‍‌‍​ ‌‍ ‌‍ ‍‌ ‌​‌‍‌‌‌‍ ‍‌ ‌​​‍‌‌​ ‌‌‌​​‍‌‌ ‌‍‍ ‌‍‌‌‌ ‍‌​‍‌‌​ ​ ‌​‌​​‍‌‌​ ​ ‌​‌​​‍‌‌​ ​‍​ ​‍‌‍‌‌​ ‌ ‌‍​‌​ ​​​ ‌‍‌‍‌‍​ ​​​ ‌​‌‍‌​​ ​‌​ ​‍‌‍‌​​‍‌‌​ ​‍​ ​‍​‍‌‌​ ‌‌‌​‌​​‍ ‍‌‍​ ‌‍‍​‌‍‍‌‌‍ ​‌‍‌​‌ ​‍‌‍‌‌‌‍ ‍​‍‌‌​ ‌‌‌​​‍‌‌ ‌‍‍ ‌‍‌‌‌ ‍‌​‍‌‌​ ​ ‌​‌​​‍‌‌​ ​ ‌​‌​​‍‌‌​ ​‍​ ​‍​ ​‍​ ‌‍‌‍‌‍​ ‌ ‌‍​‌​ ‌‍​ ‌‌​ ​ ‌‍‌​​ ‌‍​ ​ ​ ‍​​‍‌‌​ ​‍​ ​‍​‍‌‌​ ‌‌‌​‌​​‍ ‍‌ ‌​‌‍‌‌‌ ‍​‌ ‌​​‍‌‍‌ ​​‌‍‌‌‌ ​‍‌ ​ ‌ ​​‌‍‌‌‌‍​ ‌ ‌​‌‍‍‌‌ ‌‍‌‍‌‌​ ‌‌ ​​‌ ‌‌‌‍​‍‌‍ ​‌‍‍‌‌ ​ ‌‍‍​‌‍‌‌‌‍‌​​‍​‍‌ ‌Yes​​​​‌ ‍ ​‍​‍‌‍ ‌ ​‍‌‍‍‌‌‍‌ ‌‍‍‌‌‍ ‍​‍​‍​ ‍‍​‍​‍‌ ​ ‌‍​‌‌‍ ‍‌‍‍‌‌ ‌​‌ ‍‌​‍ ‍‌‍‍‌‌‍ ​‍​‍​‍ ​​‍​‍‌‍‍​‌ ​‍‌‍‌‌‌‍‌‍​‍​‍​ ‍‍​‍​‍‌‍‍​‌ ‌​‌ ‌​‌ ​​‌ ​ ​ ‍‍​‍ ​‍ ‌‍ ​‌‍‍‌‌‍​‍‌‍‌‌‌ ​‍‌ ‌​‌ ‍‌​‍ ‌‌ ​ ‌ ‌​‌ ‌‌‌‍‌​‌‍‍‌‌‍ ​‍ ‍‌ ‌‍‌‍‌‌‌ ​‍‌‍​ ‌‍‌‌‌‍ ​​‍ ‍‌‍​‌‌ ​​‌ ​​​‍ ‌‍‍‌‌‍ ‍‌ ‌​‌‍‌‌‌‍ ‍‌ ‌​​‍ ‌‍‌‌‌‍‌​‌‍‍‌‌ ‌​​‍ ‌‍ ‌‌‍ ‌‍‌​‌‍‌‌​ ‌‌ ​​‌ ​‍‌‍‌‌‌ ​ ‌‍‌‌‌‍ ‍‌ ‌​‌‍​‌‌ ‌​‌‍‍‌‌‍ ‌‍ ‍​ ‍ ‌‍‍‌‌‍‌​​ ‌‌‍​‌​ ‍​‌‍​‍‌‍‌‌‌‍​‌​ ​‍‌‍​ ​ ‍‌​‍ ‌‌‍‌​​ ‌‌​ ‌‌​ ‌​​‍ ‌​ ‌​​ ‌‍​ ‍​‌‍‌‍​‍ ‌‌‍​‌‌‍​‌​ ‌‍​ ‍​​‍ ‌​ ‌‍‌‍​ ‌‍‌‌​ ​ ​ ‌‌​ ‌‌‌‍​‍‌‍​‍​ ‌​​ ‌‍‌‍​‌‌‍​‌​ ‍ ‌ ‌​‌ ‍‌‌ ​​‌‍‌‌​ ‌‌‍​‌‌ ​‍‌ ‌​‌‍‍‌‌‍​ ‌‍ ​‌‍‌‌​ ‍ ‌ ​​‌‍​‌‌ ‌​‌‍‍​​ ‌‌‍​ ‌‍ ‌‍ ‍‌ ‌​‌‍‌‌‌‍ ‍‌ ‌​‌​ ‌‌‍​‌‌ ‌​‌ ​‍‌‍‍‌‌ ‍​​‍‌‌​ ‌‌‌​​‍‌‌ ‌‍‍ ‌‍‌‌‌ ‍‌​‍‌‌​ ​ ‌​‌​​‍‌‌​ ​ ‌​‌​​‍‌‌​ ​‍​ ​‍‌‍‌​‌‍‌‌‌‍‌​​ ​ ​ ‌‌‌‍‌‌​ ‌​‌‍​‍​ ​‍‌‍​ ​ ​‍‌‍​‍​‍‌‌​ ​‍​ ​‍​‍‌‌​ ‌‌‌​‌​​‍ ‍‌‍​ ‌‍ ‌‍ ‍‌ ‌​‌‍‌‌‌‍ ‍‌ ‌​​‍‌‌​ ‌‌‌​​‍‌‌ ‌‍‍ ‌‍‌‌‌ ‍‌​‍‌‌​ ​ ‌​‌​​‍‌‌​ ​ ‌​‌​​‍‌‌​ ​‍​ ​‍‌‍‌‌​ ‌ ‌‍​‌​ ​​​ ‌‍‌‍‌‍​ ​​​ ‌​‌‍‌​​ ​‌​ ​‍‌‍‌​​‍‌‌​ ​‍​ ​‍​‍‌‌​ ‌‌‌​‌​​‍ ‍‌‍​ ‌‍‍​‌‍‍‌‌‍ ​‌‍‌​‌ ​‍‌‍‌‌‌‍ ‍​‍‌‌​ ‌‌‌​​‍‌‌ ‌‍‍ ‌‍‌‌‌ ‍‌​‍‌‌​ ​ ‌​‌​​‍‌‌​ ​ ‌​‌​​‍‌‌​ ​‍​ ​‍​ ‌​​ ​‌‌‍‌‍​ ‌​‌‍‌​​ ​‌‌‍​‍​ ​​‌‍​‍​ ‌‌​ ‌ ​ ‌‍​‍‌‌​ ​‍​ ​‍​‍‌‌​ ‌‌‌​‌​​‍ ‍‌ ‌​‌‍‌‌‌ ‍​‌ ‌​​ ‌‍​‍‌‍​‌‌ ​ ‌‍‌‌‌‌‌‌‌ ​‍‌‍ ​​ ‌‌‍‍​‌ ‌​‌ ‌​‌ ​​‌ ​ ​‍‌‌​ ​ ‌​​‌​‍‌‌​ ​‍‌​‌‍​‍‌‌​ ​‍‌​‌‍‌‍ ​‌‍‍‌‌‍​‍‌‍‌‌‌ ​‍‌ ‌​‌ ‍‌​‍ ‌‌ ​ ‌ ‌​‌ ‌‌‌‍‌​‌‍‍‌‌‍ ​‍ ‍‌ ‌‍‌‍‌‌‌ ​‍‌‍​ ‌‍‌‌‌‍ ​​‍ ‍‌‍​‌‌ ​​‌ ​​​‍‌‍‌‍‍‌‌‍‌​​ ‌‌‍​‌​ ‍​‌‍​‍‌‍‌‌‌‍​‌​ ​‍‌‍​ ​ ‍‌​‍ ‌‌‍‌​​ ‌‌​ ‌‌​ ‌​​‍ ‌​ ‌​​ ‌‍​ ‍​‌‍‌‍​‍ ‌‌‍​‌‌‍​‌​ ‌‍​ ‍​​‍ ‌​ ‌‍‌‍​ ‌‍‌‌​ ​ ​ ‌‌​ ‌‌‌‍​‍‌‍​‍​ ‌​​ ‌‍‌‍​‌‌‍​‌​‍‌‍‌ ‌​‌ ‍‌‌ ​​‌‍‌‌​ ‌‌‍​‌‌ ​‍‌ ‌​‌‍‍‌‌‍​ ‌‍ ​‌‍‌‌​‍‌‍‌ ​​‌‍​‌‌ ‌​‌‍‍​​ ‌‌‍​ ‌‍ ‌‍ ‍‌ ‌​‌‍‌‌‌‍ ‍‌ ‌​‌​ ‌‌‍​‌‌ ‌​‌ ​‍‌‍‍‌‌ ‍​​‍‌‌​ ‌‌‌​​‍‌‌ ‌‍‍ ‌‍‌‌‌ ‍‌​‍‌‌​ ​ ‌​‌​​‍‌‌​ ​ ‌​‌​​‍‌‌​ ​‍​ ​‍‌‍‌​‌‍‌‌‌‍‌​​ ​ ​ ‌‌‌‍‌‌​ ‌​‌‍​‍​ ​‍‌‍​ ​ ​‍‌‍​‍​‍‌‌​ ​‍​ ​‍​‍‌‌​ ‌‌‌​‌​​‍ ‍‌‍​ ‌‍ ‌‍ ‍‌ ‌​‌‍‌‌‌‍ ‍‌ ‌​​‍‌‌​ ‌‌‌​​‍‌‌ ‌‍‍ ‌‍‌‌‌ ‍‌​‍‌‌​ ​ ‌​‌​​‍‌‌​ ​ ‌​‌​​‍‌‌​ ​‍​ ​‍‌‍‌‌​ ‌ ‌‍​‌​ ​​​ ‌‍‌‍‌‍​ ​​​ ‌​‌‍‌​​ ​‌​ ​‍‌‍‌​​‍‌‌​ ​‍​ ​‍​‍‌‌​ ‌‌‌​‌​​‍ ‍‌‍​ ‌‍‍​‌‍‍‌‌‍ ​‌‍‌​‌ ​‍‌‍‌‌‌‍ ‍​‍‌‌​ ‌‌‌​​‍‌‌ ‌‍‍ ‌‍‌‌‌ ‍‌​‍‌‌​ ​ ‌​‌​​‍‌‌​ ​ ‌​‌​​‍‌‌​ ​‍​ ​‍​ ‌​​ ​‌‌‍‌‍​ ‌​‌‍‌​​ ​‌‌‍​‍​ ​​‌‍​‍​ ‌‌​ ‌ ​ ‌‍​‍‌‌​ ​‍​ ​‍​‍‌‌​ ‌‌‌​‌​​‍ ‍‌ ‌​‌‍‌‌‌ ‍​‌ ‌​​‍‌‍‌ ​​‌‍‌‌‌ ​‍‌ ​ ‌ ​​‌‍‌‌‌‍​ ‌ ‌​‌‍‍‌‌ ‌‍‌‍‌‌​ ‌‌ ​​‌ ‌‌‌‍​‍‌‍ ​‌‍‍‌‌ ​ ‌‍‍​‌‍‌‌‌‍‌​​‍​‍‌ ‌
Bulk fuel delivery:​​​​‌ ‍ ​‍​‍‌‍ ‌ ​‍‌‍‍‌‌‍‌ ‌‍‍‌‌‍ ‍​‍​‍​ ‍‍​‍​‍‌ ​ ‌‍​‌‌‍ ‍‌‍‍‌‌ ‌​‌ ‍‌​‍ ‍‌‍‍‌‌‍ ​‍​‍​‍ ​​‍​‍‌‍‍​‌ ​‍‌‍‌‌‌‍‌‍​‍​‍​ ‍‍​‍​‍‌‍‍​‌ ‌​‌ ‌​‌ ​​‌ ​ ​ ‍‍​‍ ​‍ ‌‍ ​‌‍‍‌‌‍​‍‌‍‌‌‌ ​‍‌ ‌​‌ ‍‌​‍ ‌‌ ​ ‌ ‌​‌ ‌‌‌‍‌​‌‍‍‌‌‍ ​‍ ‍‌ ‌‍‌‍‌‌‌ ​‍‌‍​ ‌‍‌‌‌‍ ​​‍ ‍‌‍​‌‌ ​​‌ ​​​‍ ‌‍‍‌‌‍ ‍‌ ‌​‌‍‌‌‌‍ ‍‌ ‌​​‍ ‌‍‌‌‌‍‌​‌‍‍‌‌ ‌​​‍ ‌‍ ‌‌‍ ‌‍‌​‌‍‌‌​ ‌‌ ​​‌ ​‍‌‍‌‌‌ ​ ‌‍‌‌‌‍ ‍‌ ‌​‌‍​‌‌ ‌​‌‍‍‌‌‍ ‌‍ ‍​ ‍ ‌‍‍‌‌‍‌​​ ‌‌‍​‌​ ‍​‌‍​‍‌‍‌‌‌‍​‌​ ​‍‌‍​ ​ ‍‌​‍ ‌‌‍‌​​ ‌‌​ ‌‌​ ‌​​‍ ‌​ ‌​​ ‌‍​ ‍​‌‍‌‍​‍ ‌‌‍​‌‌‍​‌​ ‌‍​ ‍​​‍ ‌​ ‌‍‌‍​ ‌‍‌‌​ ​ ​ ‌‌​ ‌‌‌‍​‍‌‍​‍​ ‌​​ ‌‍‌‍​‌‌‍​‌​ ‍ ‌ ‌​‌ ‍‌‌ ​​‌‍‌‌​ ‌‌‍​‌‌ ​‍‌ ‌​‌‍‍‌‌‍​ ‌‍ ​‌‍‌‌​ ‍ ‌ ​​‌‍​‌‌ ‌​‌‍‍​​ ‌‌‍​ ‌‍ ‌‍ ‍‌ ‌​‌‍‌‌‌‍ ‍‌ ‌​‌​ ‌‌‍​‌‌ ‌​‌ ​‍‌‍‍‌‌ ‍​​‍‌‌​ ‌‌‌​​‍‌‌ ‌‍‍ ‌‍‌‌‌ ‍‌​‍‌‌​ ​ ‌​‌​​‍‌‌​ ​ ‌​‌​​‍‌‌​ ​‍​ ​‍‌‍‌​‌‍‌‌‌‍‌​​ ​ ​ ‌‌‌‍‌‌​ ‌​‌‍​‍​ ​‍‌‍​ ​ ​‍‌‍​‍​‍‌‌​ ​‍​ ​‍​‍‌‌​ ‌‌‌​‌​​‍ ‍‌‍​ ‌‍ ‌‍ ‍‌ ‌​‌‍‌‌‌‍ ‍‌ ‌​​‍‌‌​ ‌‌‌​​‍‌‌ ‌‍‍ ‌‍‌‌‌ ‍‌​‍‌‌​ ​ ‌​‌​​‍‌‌​ ​ ‌​‌​​‍‌‌​ ​‍​ ​‍​ ‌ ‌‍​‌‌‍​ ​ ‌ ​ ​‍‌‍​‍​ ‌ ‌‍‌‍​ ​‌​ ‌‌‌‍‌‌​ ​ ​‍‌‌​ ​‍​ ​‍​‍‌‌​ ‌‌‌​‌​​‍ ‍‌‍​ ‌‍‍​‌‍‍‌‌‍ ​‌‍‌​‌ ​‍‌‍‌‌‌‍ ‍​‍‌‌​ ‌‌‌​​‍‌‌ ‌‍‍ ‌‍‌‌‌ ‍‌​‍‌‌​ ​ ‌​‌​​‍‌‌​ ​ ‌​‌​​‍‌‌​ ​‍​ ​‍​ ‌​‌‍​‍​ ‌‍​ ‌‍​ ‌‍‌‍​‍​ ‌​​ ​‌​ ​​​ ‌‌​ ​ ​ ​ ​‍‌‌​ ​‍​ ​‍​‍‌‌​ ‌‌‌​‌​​‍ ‍‌ ‌​‌‍‌‌‌ ‍​‌ ‌​​ ‌‍​‍‌‍​‌‌ ​ ‌‍‌‌‌‌‌‌‌ ​‍‌‍ ​​ ‌‌‍‍​‌ ‌​‌ ‌​‌ ​​‌ ​ ​‍‌‌​ ​ ‌​​‌​‍‌‌​ ​‍‌​‌‍​‍‌‌​ ​‍‌​‌‍‌‍ ​‌‍‍‌‌‍​‍‌‍‌‌‌ ​‍‌ ‌​‌ ‍‌​‍ ‌‌ ​ ‌ ‌​‌ ‌‌‌‍‌​‌‍‍‌‌‍ ​‍ ‍‌ ‌‍‌‍‌‌‌ ​‍‌‍​ ‌‍‌‌‌‍ ​​‍ ‍‌‍​‌‌ ​​‌ ​​​‍‌‍‌‍‍‌‌‍‌​​ ‌‌‍​‌​ ‍​‌‍​‍‌‍‌‌‌‍​‌​ ​‍‌‍​ ​ ‍‌​‍ ‌‌‍‌​​ ‌‌​ ‌‌​ ‌​​‍ ‌​ ‌​​ ‌‍​ ‍​‌‍‌‍​‍ ‌‌‍​‌‌‍​‌​ ‌‍​ ‍​​‍ ‌​ ‌‍‌‍​ ‌‍‌‌​ ​ ​ ‌‌​ ‌‌‌‍​‍‌‍​‍​ ‌​​ ‌‍‌‍​‌‌‍​‌​‍‌‍‌ ‌​‌ ‍‌‌ ​​‌‍‌‌​ ‌‌‍​‌‌ ​‍‌ ‌​‌‍‍‌‌‍​ ‌‍ ​‌‍‌‌​‍‌‍‌ ​​‌‍​‌‌ ‌​‌‍‍​​ ‌‌‍​ ‌‍ ‌‍ ‍‌ ‌​‌‍‌‌‌‍ ‍‌ ‌​‌​ ‌‌‍​‌‌ ‌​‌ ​‍‌‍‍‌‌ ‍​​‍‌‌​ ‌‌‌​​‍‌‌ ‌‍‍ ‌‍‌‌‌ ‍‌​‍‌‌​ ​ ‌​‌​​‍‌‌​ ​ ‌​‌​​‍‌‌​ ​‍​ ​‍‌‍‌​‌‍‌‌‌‍‌​​ ​ ​ ‌‌‌‍‌‌​ ‌​‌‍​‍​ ​‍‌‍​ ​ ​‍‌‍​‍​‍‌‌​ ​‍​ ​‍​‍‌‌​ ‌‌‌​‌​​‍ ‍‌‍​ ‌‍ ‌‍ ‍‌ ‌​‌‍‌‌‌‍ ‍‌ ‌​​‍‌‌​ ‌‌‌​​‍‌‌ ‌‍‍ ‌‍‌‌‌ ‍‌​‍‌‌​ ​ ‌​‌​​‍‌‌​ ​ ‌​‌​​‍‌‌​ ​‍​ ​‍​ ‌ ‌‍​‌‌‍​ ​ ‌ ​ ​‍‌‍​‍​ ‌ ‌‍‌‍​ ​‌​ ‌‌‌‍‌‌​ ​ ​‍‌‌​ ​‍​ ​‍​‍‌‌​ ‌‌‌​‌​​‍ ‍‌‍​ ‌‍‍​‌‍‍‌‌‍ ​‌‍‌​‌ ​‍‌‍‌‌‌‍ ‍​‍‌‌​ ‌‌‌​​‍‌‌ ‌‍‍ ‌‍‌‌‌ ‍‌​‍‌‌​ ​ ‌​‌​​‍‌‌​ ​ ‌​‌​​‍‌‌​ ​‍​ ​‍​ ‌​‌‍​‍​ ‌‍​ ‌‍​ ‌‍‌‍​‍​ ‌​​ ​‌​ ​​​ ‌‌​ ​ ​ ​ ​‍‌‌​ ​‍​ ​‍​‍‌‌​ ‌‌‌​‌​​‍ ‍‌ ‌​‌‍‌‌‌ ‍​‌ ‌​​‍‌‍‌ ​​‌‍‌‌‌ ​‍‌ ​ ‌ ​​‌‍‌‌‌‍​ ‌ ‌​‌‍‍‌‌ ‌‍‌‍‌‌​ ‌‌ ​​‌ ‌‌‌‍​‍‌‍ ​‌‍‍‌‌ ​ ‌‍‍​‌‍‌‌‌‍‌​​‍​‍‌ ‌Yes​​​​‌ ‍ ​‍​‍‌‍ ‌ ​‍‌‍‍‌‌‍‌ ‌‍‍‌‌‍ ‍​‍​‍​ ‍‍​‍​‍‌ ​ ‌‍​‌‌‍ ‍‌‍‍‌‌ ‌​‌ ‍‌​‍ ‍‌‍‍‌‌‍ ​‍​‍​‍ ​​‍​‍‌‍‍​‌ ​‍‌‍‌‌‌‍‌‍​‍​‍​ ‍‍​‍​‍‌‍‍​‌ ‌​‌ ‌​‌ ​​‌ ​ ​ ‍‍​‍ ​‍ ‌‍ ​‌‍‍‌‌‍​‍‌‍‌‌‌ ​‍‌ ‌​‌ ‍‌​‍ ‌‌ ​ ‌ ‌​‌ ‌‌‌‍‌​‌‍‍‌‌‍ ​‍ ‍‌ ‌‍‌‍‌‌‌ ​‍‌‍​ ‌‍‌‌‌‍ ​​‍ ‍‌‍​‌‌ ​​‌ ​​​‍ ‌‍‍‌‌‍ ‍‌ ‌​‌‍‌‌‌‍ ‍‌ ‌​​‍ ‌‍‌‌‌‍‌​‌‍‍‌‌ ‌​​‍ ‌‍ ‌‌‍ ‌‍‌​‌‍‌‌​ ‌‌ ​​‌ ​‍‌‍‌‌‌ ​ ‌‍‌‌‌‍ ‍‌ ‌​‌‍​‌‌ ‌​‌‍‍‌‌‍ ‌‍ ‍​ ‍ ‌‍‍‌‌‍‌​​ ‌‌‍​‌​ ‍​‌‍​‍‌‍‌‌‌‍​‌​ ​‍‌‍​ ​ ‍‌​‍ ‌‌‍‌​​ ‌‌​ ‌‌​ ‌​​‍ ‌​ ‌​​ ‌‍​ ‍​‌‍‌‍​‍ ‌‌‍​‌‌‍​‌​ ‌‍​ ‍​​‍ ‌​ ‌‍‌‍​ ‌‍‌‌​ ​ ​ ‌‌​ ‌‌‌‍​‍‌‍​‍​ ‌​​ ‌‍‌‍​‌‌‍​‌​ ‍ ‌ ‌​‌ ‍‌‌ ​​‌‍‌‌​ ‌‌‍​‌‌ ​‍‌ ‌​‌‍‍‌‌‍​ ‌‍ ​‌‍‌‌​ ‍ ‌ ​​‌‍​‌‌ ‌​‌‍‍​​ ‌‌‍​ ‌‍ ‌‍ ‍‌ ‌​‌‍‌‌‌‍ ‍‌ ‌​‌​ ‌‌‍​‌‌ ‌​‌ ​‍‌‍‍‌‌ ‍​​‍‌‌​ ‌‌‌​​‍‌‌ ‌‍‍ ‌‍‌‌‌ ‍‌​‍‌‌​ ​ ‌​‌​​‍‌‌​ ​ ‌​‌​​‍‌‌​ ​‍​ ​‍‌‍‌​‌‍‌‌‌‍‌​​ ​ ​ ‌‌‌‍‌‌​ ‌​‌‍​‍​ ​‍‌‍​ ​ ​‍‌‍​‍​‍‌‌​ ​‍​ ​‍​‍‌‌​ ‌‌‌​‌​​‍ ‍‌‍​ ‌‍ ‌‍ ‍‌ ‌​‌‍‌‌‌‍ ‍‌ ‌​​‍‌‌​ ‌‌‌​​‍‌‌ ‌‍‍ ‌‍‌‌‌ ‍‌​‍‌‌​ ​ ‌​‌​​‍‌‌​ ​ ‌​‌​​‍‌‌​ ​‍​ ​‍​ ‌ ‌‍​‌‌‍​ ​ ‌ ​ ​‍‌‍​‍​ ‌ ‌‍‌‍​ ​‌​ ‌‌‌‍‌‌​ ​ ​‍‌‌​ ​‍​ ​‍​‍‌‌​ ‌‌‌​‌​​‍ ‍‌‍​ ‌‍‍​‌‍‍‌‌‍ ​‌‍‌​‌ ​‍‌‍‌‌‌‍ ‍​‍‌‌​ ‌‌‌​​‍‌‌ ‌‍‍ ‌‍‌‌‌ ‍‌​‍‌‌​ ​ ‌​‌​​‍‌‌​ ​ ‌​‌​​‍‌‌​ ​‍​ ​‍​ ‌ ‌‍​ ‌‍‌‍​ ‍​​ ‍‌‌‍​ ​ ‌​‌‍​‌‌‍​‌​ ‌‌​ ​‍​ ​‍​‍‌‌​ ​‍​ ​‍​‍‌‌​ ‌‌‌​‌​​‍ ‍‌ ‌​‌‍‌‌‌ ‍​‌ ‌​​ ‌‍​‍‌‍​‌‌ ​ ‌‍‌‌‌‌‌‌‌ ​‍‌‍ ​​ ‌‌‍‍​‌ ‌​‌ ‌​‌ ​​‌ ​ ​‍‌‌​ ​ ‌​​‌​‍‌‌​ ​‍‌​‌‍​‍‌‌​ ​‍‌​‌‍‌‍ ​‌‍‍‌‌‍​‍‌‍‌‌‌ ​‍‌ ‌​‌ ‍‌​‍ ‌‌ ​ ‌ ‌​‌ ‌‌‌‍‌​‌‍‍‌‌‍ ​‍ ‍‌ ‌‍‌‍‌‌‌ ​‍‌‍​ ‌‍‌‌‌‍ ​​‍ ‍‌‍​‌‌ ​​‌ ​​​‍‌‍‌‍‍‌‌‍‌​​ ‌‌‍​‌​ ‍​‌‍​‍‌‍‌‌‌‍​‌​ ​‍‌‍​ ​ ‍‌​‍ ‌‌‍‌​​ ‌‌​ ‌‌​ ‌​​‍ ‌​ ‌​​ ‌‍​ ‍​‌‍‌‍​‍ ‌‌‍​‌‌‍​‌​ ‌‍​ ‍​​‍ ‌​ ‌‍‌‍​ ‌‍‌‌​ ​ ​ ‌‌​ ‌‌‌‍​‍‌‍​‍​ ‌​​ ‌‍‌‍​‌‌‍​‌​‍‌‍‌ ‌​‌ ‍‌‌ ​​‌‍‌‌​ ‌‌‍​‌‌ ​‍‌ ‌​‌‍‍‌‌‍​ ‌‍ ​‌‍‌‌​‍‌‍‌ ​​‌‍​‌‌ ‌​‌‍‍​​ ‌‌‍​ ‌‍ ‌‍ ‍‌ ‌​‌‍‌‌‌‍ ‍‌ ‌​‌​ ‌‌‍​‌‌ ‌​‌ ​‍‌‍‍‌‌ ‍​​‍‌‌​ ‌‌‌​​‍‌‌ ‌‍‍ ‌‍‌‌‌ ‍‌​‍‌‌​ ​ ‌​‌​​‍‌‌​ ​ ‌​‌​​‍‌‌​ ​‍​ ​‍‌‍‌​‌‍‌‌‌‍‌​​ ​ ​ ‌‌‌‍‌‌​ ‌​‌‍​‍​ ​‍‌‍​ ​ ​‍‌‍​‍​‍‌‌​ ​‍​ ​‍​‍‌‌​ ‌‌‌​‌​​‍ ‍‌‍​ ‌‍ ‌‍ ‍‌ ‌​‌‍‌‌‌‍ ‍‌ ‌​​‍‌‌​ ‌‌‌​​‍‌‌ ‌‍‍ ‌‍‌‌‌ ‍‌​‍‌‌​ ​ ‌​‌​​‍‌‌​ ​ ‌​‌​​‍‌‌​ ​‍​ ​‍​ ‌ ‌‍​‌‌‍​ ​ ‌ ​ ​‍‌‍​‍​ ‌ ‌‍‌‍​ ​‌​ ‌‌‌‍‌‌​ ​ ​‍‌‌​ ​‍​ ​‍​‍‌‌​ ‌‌‌​‌​​‍ ‍‌‍​ ‌‍‍​‌‍‍‌‌‍ ​‌‍‌​‌ ​‍‌‍‌‌‌‍ ‍​‍‌‌​ ‌‌‌​​‍‌‌ ‌‍‍ ‌‍‌‌‌ ‍‌​‍‌‌​ ​ ‌​‌​​‍‌‌​ ​ ‌​‌​​‍‌‌​ ​‍​ ​‍​ ‌ ‌‍​ ‌‍‌‍​ ‍​​ ‍‌‌‍​ ​ ‌​‌‍​‌‌‍​‌​ ‌‌​ ​‍​ ​‍​‍‌‌​ ​‍​ ​‍​‍‌‌​ ‌‌‌​‌​​‍ ‍‌ ‌​‌‍‌‌‌ ‍​‌ ‌​​‍‌‍‌ ​​‌‍‌‌‌ ​‍‌ ​ ‌ ​​‌‍‌‌‌‍​ ‌ ‌​‌‍‍‌‌ ‌‍‌‍‌‌​ ‌‌ ​​‌ ‌‌‌‍​‍‌‍ ​‌‍‍‌‌ ​ ‌‍‍​‌‍‌‌‌‍‌​​‍​‍‌ ‌
AdBlue available: ​​​​‌ ‍ ​‍​‍‌‍ ‌ ​‍‌‍‍‌‌‍‌ ‌‍‍‌‌‍ ‍​‍​‍​ ‍‍​‍​‍‌ ​ ‌‍​‌‌‍ ‍‌‍‍‌‌ ‌​‌ ‍‌​‍ ‍‌‍‍‌‌‍ ​‍​‍​‍ ​​‍​‍‌‍‍​‌ ​‍‌‍‌‌‌‍‌‍​‍​‍​ ‍‍​‍​‍‌‍‍​‌ ‌​‌ ‌​‌ ​​‌ ​ ​ ‍‍​‍ ​‍ ‌‍ ​‌‍‍‌‌‍​‍‌‍‌‌‌ ​‍‌ ‌​‌ ‍‌​‍ ‌‌ ​ ‌ ‌​‌ ‌‌‌‍‌​‌‍‍‌‌‍ ​‍ ‍‌ ‌‍‌‍‌‌‌ ​‍‌‍​ ‌‍‌‌‌‍ ​​‍ ‍‌‍​‌‌ ​​‌ ​​​‍ ‌‍‍‌‌‍ ‍‌ ‌​‌‍‌‌‌‍ ‍‌ ‌​​‍ ‌‍‌‌‌‍‌​‌‍‍‌‌ ‌​​‍ ‌‍ ‌‌‍ ‌‍‌​‌‍‌‌​ ‌‌ ​​‌ ​‍‌‍‌‌‌ ​ ‌‍‌‌‌‍ ‍‌ ‌​‌‍​‌‌ ‌​‌‍‍‌‌‍ ‌‍ ‍​ ‍ ‌‍‍‌‌‍‌​​ ‌‌‍​‌​ ‍​‌‍​‍‌‍‌‌‌‍​‌​ ​‍‌‍​ ​ ‍‌​‍ ‌‌‍‌​​ ‌‌​ ‌‌​ ‌​​‍ ‌​ ‌​​ ‌‍​ ‍​‌‍‌‍​‍ ‌‌‍​‌‌‍​‌​ ‌‍​ ‍​​‍ ‌​ ‌‍‌‍​ ‌‍‌‌​ ​ ​ ‌‌​ ‌‌‌‍​‍‌‍​‍​ ‌​​ ‌‍‌‍​‌‌‍​‌​ ‍ ‌ ‌​‌ ‍‌‌ ​​‌‍‌‌​ ‌‌‍​‌‌ ​‍‌ ‌​‌‍‍‌‌‍​ ‌‍ ​‌‍‌‌​ ‍ ‌ ​​‌‍​‌‌ ‌​‌‍‍​​ ‌‌‍​ ‌‍ ‌‍ ‍‌ ‌​‌‍‌‌‌‍ ‍‌ ‌​‌​ ‌‌‍​‌‌ ‌​‌ ​‍‌‍‍‌‌ ‍​​‍‌‌​ ‌‌‌​​‍‌‌ ‌‍‍ ‌‍‌‌‌ ‍‌​‍‌‌​ ​ ‌​‌​​‍‌‌​ ​ ‌​‌​​‍‌‌​ ​‍​ ​‍‌‍‌​‌‍‌‌‌‍‌​​ ​ ​ ‌‌‌‍‌‌​ ‌​‌‍​‍​ ​‍‌‍​ ​ ​‍‌‍​‍​‍‌‌​ ​‍​ ​‍​‍‌‌​ ‌‌‌​‌​​‍ ‍‌‍​ ‌‍ ‌‍ ‍‌ ‌​‌‍‌‌‌‍ ‍‌ ‌​​‍‌‌​ ‌‌‌​​‍‌‌ ‌‍‍ ‌‍‌‌‌ ‍‌​‍‌‌​ ​ ‌​‌​​‍‌‌​ ​ ‌​‌​​‍‌‌​ ​‍​ ​‍​ ‌​​ ‌ ​ ​‍‌‍​ ‌‍‌‍​ ​ ‌‍​‍​ ‍‌​ ​‌​ ‌​​ ‍​​ ‍​​‍‌‌​ ​‍​ ​‍​‍‌‌​ ‌‌‌​‌​​‍ ‍‌‍​ ‌‍‍​‌‍‍‌‌‍ ​‌‍‌​‌ ​‍‌‍‌‌‌‍ ‍​‍‌‌​ ‌‌‌​​‍‌‌ ‌‍‍ ‌‍‌‌‌ ‍‌​‍‌‌​ ​ ‌​‌​​‍‌‌​ ​ ‌​‌​​‍‌‌​ ​‍​ ​‍​ ​‍​ ‌ ​ ​‍​ ​‌​ ‌​​ ‌‍​ ​ ​ ​​‌‍​‌​ ‌‍​ ‌‍‌‍​‌​‍‌‌​ ​‍​ ​‍​‍‌‌​ ‌‌‌​‌​​‍ ‍‌ ‌​‌‍‌‌‌ ‍​‌ ‌​​ ‌‍​‍‌‍​‌‌ ​ ‌‍‌‌‌‌‌‌‌ ​‍‌‍ ​​ ‌‌‍‍​‌ ‌​‌ ‌​‌ ​​‌ ​ ​‍‌‌​ ​ ‌​​‌​‍‌‌​ ​‍‌​‌‍​‍‌‌​ ​‍‌​‌‍‌‍ ​‌‍‍‌‌‍​‍‌‍‌‌‌ ​‍‌ ‌​‌ ‍‌​‍ ‌‌ ​ ‌ ‌​‌ ‌‌‌‍‌​‌‍‍‌‌‍ ​‍ ‍‌ ‌‍‌‍‌‌‌ ​‍‌‍​ ‌‍‌‌‌‍ ​​‍ ‍‌‍​‌‌ ​​‌ ​​​‍‌‍‌‍‍‌‌‍‌​​ ‌‌‍​‌​ ‍​‌‍​‍‌‍‌‌‌‍​‌​ ​‍‌‍​ ​ ‍‌​‍ ‌‌‍‌​​ ‌‌​ ‌‌​ ‌​​‍ ‌​ ‌​​ ‌‍​ ‍​‌‍‌‍​‍ ‌‌‍​‌‌‍​‌​ ‌‍​ ‍​​‍ ‌​ ‌‍‌‍​ ‌‍‌‌​ ​ ​ ‌‌​ ‌‌‌‍​‍‌‍​‍​ ‌​​ ‌‍‌‍​‌‌‍​‌​‍‌‍‌ ‌​‌ ‍‌‌ ​​‌‍‌‌​ ‌‌‍​‌‌ ​‍‌ ‌​‌‍‍‌‌‍​ ‌‍ ​‌‍‌‌​‍‌‍‌ ​​‌‍​‌‌ ‌​‌‍‍​​ ‌‌‍​ ‌‍ ‌‍ ‍‌ ‌​‌‍‌‌‌‍ ‍‌ ‌​‌​ ‌‌‍​‌‌ ‌​‌ ​‍‌‍‍‌‌ ‍​​‍‌‌​ ‌‌‌​​‍‌‌ ‌‍‍ ‌‍‌‌‌ ‍‌​‍‌‌​ ​ ‌​‌​​‍‌‌​ ​ ‌​‌​​‍‌‌​ ​‍​ ​‍‌‍‌​‌‍‌‌‌‍‌​​ ​ ​ ‌‌‌‍‌‌​ ‌​‌‍​‍​ ​‍‌‍​ ​ ​‍‌‍​‍​‍‌‌​ ​‍​ ​‍​‍‌‌​ ‌‌‌​‌​​‍ ‍‌‍​ ‌‍ ‌‍ ‍‌ ‌​‌‍‌‌‌‍ ‍‌ ‌​​‍‌‌​ ‌‌‌​​‍‌‌ ‌‍‍ ‌‍‌‌‌ ‍‌​‍‌‌​ ​ ‌​‌​​‍‌‌​ ​ ‌​‌​​‍‌‌​ ​‍​ ​‍​ ‌​​ ‌ ​ ​‍‌‍​ ‌‍‌‍​ ​ ‌‍​‍​ ‍‌​ ​‌​ ‌​​ ‍​​ ‍​​‍‌‌​ ​‍​ ​‍​‍‌‌​ ‌‌‌​‌​​‍ ‍‌‍​ ‌‍‍​‌‍‍‌‌‍ ​‌‍‌​‌ ​‍‌‍‌‌‌‍ ‍​‍‌‌​ ‌‌‌​​‍‌‌ ‌‍‍ ‌‍‌‌‌ ‍‌​‍‌‌​ ​ ‌​‌​​‍‌‌​ ​ ‌​‌​​‍‌‌​ ​‍​ ​‍​ ​‍​ ‌ ​ ​‍​ ​‌​ ‌​​ ‌‍​ ​ ​ ​​‌‍​‌​ ‌‍​ ‌‍‌‍​‌​‍‌‌​ ​‍​ ​‍​‍‌‌​ ‌‌‌​‌​​‍ ‍‌ ‌​‌‍‌‌‌ ‍​‌ ‌​​‍‌‍‌ ​​‌‍‌‌‌ ​‍‌ ​ ‌ ​​‌‍‌‌‌‍​ ‌ ‌​‌‍‍‌‌ ‌‍‌‍‌‌​ ‌‌ ​​‌ ‌‌‌‍​‍‌‍ ​‌‍‍‌‌ ​ ‌‍‍​‌‍‌‌‌‍‌​​‍​‍‌ ‌Yes​​​​‌ ‍ ​‍​‍‌‍ ‌ ​‍‌‍‍‌‌‍‌ ‌‍‍‌‌‍ ‍​‍​‍​ ‍‍​‍​‍‌ ​ ‌‍​‌‌‍ ‍‌‍‍‌‌ ‌​‌ ‍‌​‍ ‍‌‍‍‌‌‍ ​‍​‍​‍ ​​‍​‍‌‍‍​‌ ​‍‌‍‌‌‌‍‌‍​‍​‍​ ‍‍​‍​‍‌‍‍​‌ ‌​‌ ‌​‌ ​​‌ ​ ​ ‍‍​‍ ​‍ ‌‍ ​‌‍‍‌‌‍​‍‌‍‌‌‌ ​‍‌ ‌​‌ ‍‌​‍ ‌‌ ​ ‌ ‌​‌ ‌‌‌‍‌​‌‍‍‌‌‍ ​‍ ‍‌ ‌‍‌‍‌‌‌ ​‍‌‍​ ‌‍‌‌‌‍ ​​‍ ‍‌‍​‌‌ ​​‌ ​​​‍ ‌‍‍‌‌‍ ‍‌ ‌​‌‍‌‌‌‍ ‍‌ ‌​​‍ ‌‍‌‌‌‍‌​‌‍‍‌‌ ‌​​‍ ‌‍ ‌‌‍ ‌‍‌​‌‍‌‌​ ‌‌ ​​‌ ​‍‌‍‌‌‌ ​ ‌‍‌‌‌‍ ‍‌ ‌​‌‍​‌‌ ‌​‌‍‍‌‌‍ ‌‍ ‍​ ‍ ‌‍‍‌‌‍‌​​ ‌‌‍​‌​ ‍​‌‍​‍‌‍‌‌‌‍​‌​ ​‍‌‍​ ​ ‍‌​‍ ‌‌‍‌​​ ‌‌​ ‌‌​ ‌​​‍ ‌​ ‌​​ ‌‍​ ‍​‌‍‌‍​‍ ‌‌‍​‌‌‍​‌​ ‌‍​ ‍​​‍ ‌​ ‌‍‌‍​ ‌‍‌‌​ ​ ​ ‌‌​ ‌‌‌‍​‍‌‍​‍​ ‌​​ ‌‍‌‍​‌‌‍​‌​ ‍ ‌ ‌​‌ ‍‌‌ ​​‌‍‌‌​ ‌‌‍​‌‌ ​‍‌ ‌​‌‍‍‌‌‍​ ‌‍ ​‌‍‌‌​ ‍ ‌ ​​‌‍​‌‌ ‌​‌‍‍​​ ‌‌‍​ ‌‍ ‌‍ ‍‌ ‌​‌‍‌‌‌‍ ‍‌ ‌​‌​ ‌‌‍​‌‌ ‌​‌ ​‍‌‍‍‌‌ ‍​​‍‌‌​ ‌‌‌​​‍‌‌ ‌‍‍ ‌‍‌‌‌ ‍‌​‍‌‌​ ​ ‌​‌​​‍‌‌​ ​ ‌​‌​​‍‌‌​ ​‍​ ​‍‌‍‌​‌‍‌‌‌‍‌​​ ​ ​ ‌‌‌‍‌‌​ ‌​‌‍​‍​ ​‍‌‍​ ​ ​‍‌‍​‍​‍‌‌​ ​‍​ ​‍​‍‌‌​ ‌‌‌​‌​​‍ ‍‌‍​ ‌‍ ‌‍ ‍‌ ‌​‌‍‌‌‌‍ ‍‌ ‌​​‍‌‌​ ‌‌‌​​‍‌‌ ‌‍‍ ‌‍‌‌‌ ‍‌​‍‌‌​ ​ ‌​‌​​‍‌‌​ ​ ‌​‌​​‍‌‌​ ​‍​ ​‍​ ‌​​ ‌ ​ ​‍‌‍​ ‌‍‌‍​ ​ ‌‍​‍​ ‍‌​ ​‌​ ‌​​ ‍​​ ‍​​‍‌‌​ ​‍​ ​‍​‍‌‌​ ‌‌‌​‌​​‍ ‍‌‍​ ‌‍‍​‌‍‍‌‌‍ ​‌‍‌​‌ ​‍‌‍‌‌‌‍ ‍​‍‌‌​ ‌‌‌​​‍‌‌ ‌‍‍ ‌‍‌‌‌ ‍‌​‍‌‌​ ​ ‌​‌​​‍‌‌​ ​ ‌​‌​​‍‌‌​ ​‍​ ​‍​ ‍‌​ ‌‍‌‍‌‍‌‍​‌‌‍​‌​ ‍‌​ ‌‍‌‍‌​​ ‌ ‌‍​‍​ ​​‌‍​‌​‍‌‌​ ​‍​ ​‍​‍‌‌​ ‌‌‌​‌​​‍ ‍‌ ‌​‌‍‌‌‌ ‍​‌ ‌​​ ‌‍​‍‌‍​‌‌ ​ ‌‍‌‌‌‌‌‌‌ ​‍‌‍ ​​ ‌‌‍‍​‌ ‌​‌ ‌​‌ ​​‌ ​ ​‍‌‌​ ​ ‌​​‌​‍‌‌​ ​‍‌​‌‍​‍‌‌​ ​‍‌​‌‍‌‍ ​‌‍‍‌‌‍​‍‌‍‌‌‌ ​‍‌ ‌​‌ ‍‌​‍ ‌‌ ​ ‌ ‌​‌ ‌‌‌‍‌​‌‍‍‌‌‍ ​‍ ‍‌ ‌‍‌‍‌‌‌ ​‍‌‍​ ‌‍‌‌‌‍ ​​‍ ‍‌‍​‌‌ ​​‌ ​​​‍‌‍‌‍‍‌‌‍‌​​ ‌‌‍​‌​ ‍​‌‍​‍‌‍‌‌‌‍​‌​ ​‍‌‍​ ​ ‍‌​‍ ‌‌‍‌​​ ‌‌​ ‌‌​ ‌​​‍ ‌​ ‌​​ ‌‍​ ‍​‌‍‌‍​‍ ‌‌‍​‌‌‍​‌​ ‌‍​ ‍​​‍ ‌​ ‌‍‌‍​ ‌‍‌‌​ ​ ​ ‌‌​ ‌‌‌‍​‍‌‍​‍​ ‌​​ ‌‍‌‍​‌‌‍​‌​‍‌‍‌ ‌​‌ ‍‌‌ ​​‌‍‌‌​ ‌‌‍​‌‌ ​‍‌ ‌​‌‍‍‌‌‍​ ‌‍ ​‌‍‌‌​‍‌‍‌ ​​‌‍​‌‌ ‌​‌‍‍​​ ‌‌‍​ ‌‍ ‌‍ ‍‌ ‌​‌‍‌‌‌‍ ‍‌ ‌​‌​ ‌‌‍​‌‌ ‌​‌ ​‍‌‍‍‌‌ ‍​​‍‌‌​ ‌‌‌​​‍‌‌ ‌‍‍ ‌‍‌‌‌ ‍‌​‍‌‌​ ​ ‌​‌​​‍‌‌​ ​ ‌​‌​​‍‌‌​ ​‍​ ​‍‌‍‌​‌‍‌‌‌‍‌​​ ​ ​ ‌‌‌‍‌‌​ ‌​‌‍​‍​ ​‍‌‍​ ​ ​‍‌‍​‍​‍‌‌​ ​‍​ ​‍​‍‌‌​ ‌‌‌​‌​​‍ ‍‌‍​ ‌‍ ‌‍ ‍‌ ‌​‌‍‌‌‌‍ ‍‌ ‌​​‍‌‌​ ‌‌‌​​‍‌‌ ‌‍‍ ‌‍‌‌‌ ‍‌​‍‌‌​ ​ ‌​‌​​‍‌‌​ ​ ‌​‌​​‍‌‌​ ​‍​ ​‍​ ‌​​ ‌ ​ ​‍‌‍​ ‌‍‌‍​ ​ ‌‍​‍​ ‍‌​ ​‌​ ‌​​ ‍​​ ‍​​‍‌‌​ ​‍​ ​‍​‍‌‌​ ‌‌‌​‌​​‍ ‍‌‍​ ‌‍‍​‌‍‍‌‌‍ ​‌‍‌​‌ ​‍‌‍‌‌‌‍ ‍​‍‌‌​ ‌‌‌​​‍‌‌ ‌‍‍ ‌‍‌‌‌ ‍‌​‍‌‌​ ​ ‌​‌​​‍‌‌​ ​ ‌​‌​​‍‌‌​ ​‍​ ​‍​ ‍‌​ ‌‍‌‍‌‍‌‍​‌‌‍​‌​ ‍‌​ ‌‍‌‍‌​​ ‌ ‌‍​‍​ ​​‌‍​‌​‍‌‌​ ​‍​ ​‍​‍‌‌​ ‌‌‌​‌​​‍ ‍‌ ‌​‌‍‌‌‌ ‍​‌ ‌​​‍‌‍‌ ​​‌‍‌‌‌ ​‍‌ ​ ‌ ​​‌‍‌‌‌‍​ ‌ ‌​‌‍‍‌‌ ‌‍‌‍‌‌​ ‌‌ ​​‌ ‌‌‌‍​‍‌‍ ​‌‍‍‌‌ ​ ‌‍‍​‌‍‌‌‌‍‌​​‍​‍‌ ‌
24-hour card access: ​​​​‌ ‍ ​‍​‍‌‍ ‌ ​‍‌‍‍‌‌‍‌ ‌‍‍‌‌‍ ‍​‍​‍​ ‍‍​‍​‍‌ ​ ‌‍​‌‌‍ ‍‌‍‍‌‌ ‌​‌ ‍‌​‍ ‍‌‍‍‌‌‍ ​‍​‍​‍ ​​‍​‍‌‍‍​‌ ​‍‌‍‌‌‌‍‌‍​‍​‍​ ‍‍​‍​‍‌‍‍​‌ ‌​‌ ‌​‌ ​​‌ ​ ​ ‍‍​‍ ​‍ ‌‍ ​‌‍‍‌‌‍​‍‌‍‌‌‌ ​‍‌ ‌​‌ ‍‌​‍ ‌‌ ​ ‌ ‌​‌ ‌‌‌‍‌​‌‍‍‌‌‍ ​‍ ‍‌ ‌‍‌‍‌‌‌ ​‍‌‍​ ‌‍‌‌‌‍ ​​‍ ‍‌‍​‌‌ ​​‌ ​​​‍ ‌‍‍‌‌‍ ‍‌ ‌​‌‍‌‌‌‍ ‍‌ ‌​​‍ ‌‍‌‌‌‍‌​‌‍‍‌‌ ‌​​‍ ‌‍ ‌‌‍ ‌‍‌​‌‍‌‌​ ‌‌ ​​‌ ​‍‌‍‌‌‌ ​ ‌‍‌‌‌‍ ‍‌ ‌​‌‍​‌‌ ‌​‌‍‍‌‌‍ ‌‍ ‍​ ‍ ‌‍‍‌‌‍‌​​ ‌‌‍​‌​ ‍​‌‍​‍‌‍‌‌‌‍​‌​ ​‍‌‍​ ​ ‍‌​‍ ‌‌‍‌​​ ‌‌​ ‌‌​ ‌​​‍ ‌​ ‌​​ ‌‍​ ‍​‌‍‌‍​‍ ‌‌‍​‌‌‍​‌​ ‌‍​ ‍​​‍ ‌​ ‌‍‌‍​ ‌‍‌‌​ ​ ​ ‌‌​ ‌‌‌‍​‍‌‍​‍​ ‌​​ ‌‍‌‍​‌‌‍​‌​ ‍ ‌ ‌​‌ ‍‌‌ ​​‌‍‌‌​ ‌‌‍​‌‌ ​‍‌ ‌​‌‍‍‌‌‍​ ‌‍ ​‌‍‌‌​ ‍ ‌ ​​‌‍​‌‌ ‌​‌‍‍​​ ‌‌‍​ ‌‍ ‌‍ ‍‌ ‌​‌‍‌‌‌‍ ‍‌ ‌​‌​ ‌‌‍​‌‌ ‌​‌ ​‍‌‍‍‌‌ ‍​​‍‌‌​ ‌‌‌​​‍‌‌ ‌‍‍ ‌‍‌‌‌ ‍‌​‍‌‌​ ​ ‌​‌​​‍‌‌​ ​ ‌​‌​​‍‌‌​ ​‍​ ​‍‌‍‌​‌‍‌‌‌‍‌​​ ​ ​ ‌‌‌‍‌‌​ ‌​‌‍​‍​ ​‍‌‍​ ​ ​‍‌‍​‍​‍‌‌​ ​‍​ ​‍​‍‌‌​ ‌‌‌​‌​​‍ ‍‌‍​ ‌‍ ‌‍ ‍‌ ‌​‌‍‌‌‌‍ ‍‌ ‌​​‍‌‌​ ‌‌‌​​‍‌‌ ‌‍‍ ‌‍‌‌‌ ‍‌​‍‌‌​ ​ ‌​‌​​‍‌‌​ ​ ‌​‌​​‍‌‌​ ​‍​ ​‍​ ​​‌‍​‍​ ‍​​ ​ ‌‍​‍​ ‌​‌‍​ ​ ‍​‌‍​‍‌‍‌‍​ ​​‌‍‌​​‍‌‌​ ​‍​ ​‍​‍‌‌​ ‌‌‌​‌​​‍ ‍‌‍​ ‌‍‍​‌‍‍‌‌‍ ​‌‍‌​‌ ​‍‌‍‌‌‌‍ ‍​‍‌‌​ ‌‌‌​​‍‌‌ ‌‍‍ ‌‍‌‌‌ ‍‌​‍‌‌​ ​ ‌​‌​​‍‌‌​ ​ ‌​‌​​‍‌‌​ ​‍​ ​‍​ ​ ​ ​ ‌‍​‍‌‍​‌‌‍‌‍​ ‌​‌‍​‍​ ‌‌​ ‍‌‌‍‌‍‌‍‌​​ ‍​​‍‌‌​ ​‍​ ​‍​‍‌‌​ ‌‌‌​‌​​‍ ‍‌ ‌​‌‍‌‌‌ ‍​‌ ‌​​ ‌‍​‍‌‍​‌‌ ​ ‌‍‌‌‌‌‌‌‌ ​‍‌‍ ​​ ‌‌‍‍​‌ ‌​‌ ‌​‌ ​​‌ ​ ​‍‌‌​ ​ ‌​​‌​‍‌‌​ ​‍‌​‌‍​‍‌‌​ ​‍‌​‌‍‌‍ ​‌‍‍‌‌‍​‍‌‍‌‌‌ ​‍‌ ‌​‌ ‍‌​‍ ‌‌ ​ ‌ ‌​‌ ‌‌‌‍‌​‌‍‍‌‌‍ ​‍ ‍‌ ‌‍‌‍‌‌‌ ​‍‌‍​ ‌‍‌‌‌‍ ​​‍ ‍‌‍​‌‌ ​​‌ ​​​‍‌‍‌‍‍‌‌‍‌​​ ‌‌‍​‌​ ‍​‌‍​‍‌‍‌‌‌‍​‌​ ​‍‌‍​ ​ ‍‌​‍ ‌‌‍‌​​ ‌‌​ ‌‌​ ‌​​‍ ‌​ ‌​​ ‌‍​ ‍​‌‍‌‍​‍ ‌‌‍​‌‌‍​‌​ ‌‍​ ‍​​‍ ‌​ ‌‍‌‍​ ‌‍‌‌​ ​ ​ ‌‌​ ‌‌‌‍​‍‌‍​‍​ ‌​​ ‌‍‌‍​‌‌‍​‌​‍‌‍‌ ‌​‌ ‍‌‌ ​​‌‍‌‌​ ‌‌‍​‌‌ ​‍‌ ‌​‌‍‍‌‌‍​ ‌‍ ​‌‍‌‌​‍‌‍‌ ​​‌‍​‌‌ ‌​‌‍‍​​ ‌‌‍​ ‌‍ ‌‍ ‍‌ ‌​‌‍‌‌‌‍ ‍‌ ‌​‌​ ‌‌‍​‌‌ ‌​‌ ​‍‌‍‍‌‌ ‍​​‍‌‌​ ‌‌‌​​‍‌‌ ‌‍‍ ‌‍‌‌‌ ‍‌​‍‌‌​ ​ ‌​‌​​‍‌‌​ ​ ‌​‌​​‍‌‌​ ​‍​ ​‍‌‍‌​‌‍‌‌‌‍‌​​ ​ ​ ‌‌‌‍‌‌​ ‌​‌‍​‍​ ​‍‌‍​ ​ ​‍‌‍​‍​‍‌‌​ ​‍​ ​‍​‍‌‌​ ‌‌‌​‌​​‍ ‍‌‍​ ‌‍ ‌‍ ‍‌ ‌​‌‍‌‌‌‍ ‍‌ ‌​​‍‌‌​ ‌‌‌​​‍‌‌ ‌‍‍ ‌‍‌‌‌ ‍‌​‍‌‌​ ​ ‌​‌​​‍‌‌​ ​ ‌​‌​​‍‌‌​ ​‍​ ​‍​ ​​‌‍​‍​ ‍​​ ​ ‌‍​‍​ ‌​‌‍​ ​ ‍​‌‍​‍‌‍‌‍​ ​​‌‍‌​​‍‌‌​ ​‍​ ​‍​‍‌‌​ ‌‌‌​‌​​‍ ‍‌‍​ ‌‍‍​‌‍‍‌‌‍ ​‌‍‌​‌ ​‍‌‍‌‌‌‍ ‍​‍‌‌​ ‌‌‌​​‍‌‌ ‌‍‍ ‌‍‌‌‌ ‍‌​‍‌‌​ ​ ‌​‌​​‍‌‌​ ​ ‌​‌​​‍‌‌​ ​‍​ ​‍​ ​ ​ ​ ‌‍​‍‌‍​‌‌‍‌‍​ ‌​‌‍​‍​ ‌‌​ ‍‌‌‍‌‍‌‍‌​​ ‍​​‍‌‌​ ​‍​ ​‍​‍‌‌​ ‌‌‌​‌​​‍ ‍‌ ‌​‌‍‌‌‌ ‍​‌ ‌​​‍‌‍‌ ​​‌‍‌‌‌ ​‍‌ ​ ‌ ​​‌‍‌‌‌‍​ ‌ ‌​‌‍‍‌‌ ‌‍‌‍‌‌​ ‌‌ ​​‌ ‌‌‌‍​‍‌‍ ​‌‍‍‌‌ ​ ‌‍‍​‌‍‌‌‌‍‌​​‍​‍‌ ‌Yes​​​​‌ ‍ ​‍​‍‌‍ ‌ ​‍‌‍‍‌‌‍‌ ‌‍‍‌‌‍ ‍​‍​‍​ ‍‍​‍​‍‌ ​ ‌‍​‌‌‍ ‍‌‍‍‌‌ ‌​‌ ‍‌​‍ ‍‌‍‍‌‌‍ ​‍​‍​‍ ​​‍​‍‌‍‍​‌ ​‍‌‍‌‌‌‍‌‍​‍​‍​ ‍‍​‍​‍‌‍‍​‌ ‌​‌ ‌​‌ ​​‌ ​ ​ ‍‍​‍ ​‍ ‌‍ ​‌‍‍‌‌‍​‍‌‍‌‌‌ ​‍‌ ‌​‌ ‍‌​‍ ‌‌ ​ ‌ ‌​‌ ‌‌‌‍‌​‌‍‍‌‌‍ ​‍ ‍‌ ‌‍‌‍‌‌‌ ​‍‌‍​ ‌‍‌‌‌‍ ​​‍ ‍‌‍​‌‌ ​​‌ ​​​‍ ‌‍‍‌‌‍ ‍‌ ‌​‌‍‌‌‌‍ ‍‌ ‌​​‍ ‌‍‌‌‌‍‌​‌‍‍‌‌ ‌​​‍ ‌‍ ‌‌‍ ‌‍‌​‌‍‌‌​ ‌‌ ​​‌ ​‍‌‍‌‌‌ ​ ‌‍‌‌‌‍ ‍‌ ‌​‌‍​‌‌ ‌​‌‍‍‌‌‍ ‌‍ ‍​ ‍ ‌‍‍‌‌‍‌​​ ‌‌‍​‌​ ‍​‌‍​‍‌‍‌‌‌‍​‌​ ​‍‌‍​ ​ ‍‌​‍ ‌‌‍‌​​ ‌‌​ ‌‌​ ‌​​‍ ‌​ ‌​​ ‌‍​ ‍​‌‍‌‍​‍ ‌‌‍​‌‌‍​‌​ ‌‍​ ‍​​‍ ‌​ ‌‍‌‍​ ‌‍‌‌​ ​ ​ ‌‌​ ‌‌‌‍​‍‌‍​‍​ ‌​​ ‌‍‌‍​‌‌‍​‌​ ‍ ‌ ‌​‌ ‍‌‌ ​​‌‍‌‌​ ‌‌‍​‌‌ ​‍‌ ‌​‌‍‍‌‌‍​ ‌‍ ​‌‍‌‌​ ‍ ‌ ​​‌‍​‌‌ ‌​‌‍‍​​ ‌‌‍​ ‌‍ ‌‍ ‍‌ ‌​‌‍‌‌‌‍ ‍‌ ‌​‌​ ‌‌‍​‌‌ ‌​‌ ​‍‌‍‍‌‌ ‍​​‍‌‌​ ‌‌‌​​‍‌‌ ‌‍‍ ‌‍‌‌‌ ‍‌​‍‌‌​ ​ ‌​‌​​‍‌‌​ ​ ‌​‌​​‍‌‌​ ​‍​ ​‍‌‍‌​‌‍‌‌‌‍‌​​ ​ ​ ‌‌‌‍‌‌​ ‌​‌‍​‍​ ​‍‌‍​ ​ ​‍‌‍​‍​‍‌‌​ ​‍​ ​‍​‍‌‌​ ‌‌‌​‌​​‍ ‍‌‍​ ‌‍ ‌‍ ‍‌ ‌​‌‍‌‌‌‍ ‍‌ ‌​​‍‌‌​ ‌‌‌​​‍‌‌ ‌‍‍ ‌‍‌‌‌ ‍‌​‍‌‌​ ​ ‌​‌​​‍‌‌​ ​ ‌​‌​​‍‌‌​ ​‍​ ​‍​ ​​‌‍​‍​ ‍​​ ​ ‌‍​‍​ ‌​‌‍​ ​ ‍​‌‍​‍‌‍‌‍​ ​​‌‍‌​​‍‌‌​ ​‍​ ​‍​‍‌‌​ ‌‌‌​‌​​‍ ‍‌‍​ ‌‍‍​‌‍‍‌‌‍ ​‌‍‌​‌ ​‍‌‍‌‌‌‍ ‍​‍‌‌​ ‌‌‌​​‍‌‌ ‌‍‍ ‌‍‌‌‌ ‍‌​‍‌‌​ ​ ‌​‌​​‍‌‌​ ​ ‌​‌​​‍‌‌​ ​‍​ ​‍‌‍​‌​ ‌​​ ​​​ ‌​​ ​‌‌‍​‍​ ​‍​ ‌ ​ ‌‍‌‍​‍​ ‌ ​ ‍​​‍‌‌​ ​‍​ ​‍​‍‌‌​ ‌‌‌​‌​​‍ ‍‌ ‌​‌‍‌‌‌ ‍​‌ ‌​​ ‌‍​‍‌‍​‌‌ ​ ‌‍‌‌‌‌‌‌‌ ​‍‌‍ ​​ ‌‌‍‍​‌ ‌​‌ ‌​‌ ​​‌ ​ ​‍‌‌​ ​ ‌​​‌​‍‌‌​ ​‍‌​‌‍​‍‌‌​ ​‍‌​‌‍‌‍ ​‌‍‍‌‌‍​‍‌‍‌‌‌ ​‍‌ ‌​‌ ‍‌​‍ ‌‌ ​ ‌ ‌​‌ ‌‌‌‍‌​‌‍‍‌‌‍ ​‍ ‍‌ ‌‍‌‍‌‌‌ ​‍‌‍​ ‌‍‌‌‌‍ ​​‍ ‍‌‍​‌‌ ​​‌ ​​​‍‌‍‌‍‍‌‌‍‌​​ ‌‌‍​‌​ ‍​‌‍​‍‌‍‌‌‌‍​‌​ ​‍‌‍​ ​ ‍‌​‍ ‌‌‍‌​​ ‌‌​ ‌‌​ ‌​​‍ ‌​ ‌​​ ‌‍​ ‍​‌‍‌‍​‍ ‌‌‍​‌‌‍​‌​ ‌‍​ ‍​​‍ ‌​ ‌‍‌‍​ ‌‍‌‌​ ​ ​ ‌‌​ ‌‌‌‍​‍‌‍​‍​ ‌​​ ‌‍‌‍​‌‌‍​‌​‍‌‍‌ ‌​‌ ‍‌‌ ​​‌‍‌‌​ ‌‌‍​‌‌ ​‍‌ ‌​‌‍‍‌‌‍​ ‌‍ ​‌‍‌‌​‍‌‍‌ ​​‌‍​‌‌ ‌​‌‍‍​​ ‌‌‍​ ‌‍ ‌‍ ‍‌ ‌​‌‍‌‌‌‍ ‍‌ ‌​‌​ ‌‌‍​‌‌ ‌​‌ ​‍‌‍‍‌‌ ‍​​‍‌‌​ ‌‌‌​​‍‌‌ ‌‍‍ ‌‍‌‌‌ ‍‌​‍‌‌​ ​ ‌​‌​​‍‌‌​ ​ ‌​‌​​‍‌‌​ ​‍​ ​‍‌‍‌​‌‍‌‌‌‍‌​​ ​ ​ ‌‌‌‍‌‌​ ‌​‌‍​‍​ ​‍‌‍​ ​ ​‍‌‍​‍​‍‌‌​ ​‍​ ​‍​‍‌‌​ ‌‌‌​‌​​‍ ‍‌‍​ ‌‍ ‌‍ ‍‌ ‌​‌‍‌‌‌‍ ‍‌ ‌​​‍‌‌​ ‌‌‌​​‍‌‌ ‌‍‍ ‌‍‌‌‌ ‍‌​‍‌‌​ ​ ‌​‌​​‍‌‌​ ​ ‌​‌​​‍‌‌​ ​‍​ ​‍​ ​​‌‍​‍​ ‍​​ ​ ‌‍​‍​ ‌​‌‍​ ​ ‍​‌‍​‍‌‍‌‍​ ​​‌‍‌​​‍‌‌​ ​‍​ ​‍​‍‌‌​ ‌‌‌​‌​​‍ ‍‌‍​ ‌‍‍​‌‍‍‌‌‍ ​‌‍‌​‌ ​‍‌‍‌‌‌‍ ‍​‍‌‌​ ‌‌‌​​‍‌‌ ‌‍‍ ‌‍‌‌‌ ‍‌​‍‌‌​ ​ ‌​‌​​‍‌‌​ ​ ‌​‌​​‍‌‌​ ​‍​ ​‍‌‍​‌​ ‌​​ ​​​ ‌​​ ​‌‌‍​‍​ ​‍​ ‌ ​ ‌‍‌‍​‍​ ‌ ​ ‍​​‍‌‌​ ​‍​ ​‍​‍‌‌​ ‌‌‌​‌​​‍ ‍‌ ‌​‌‍‌‌‌ ‍​‌ ‌​​‍‌‍‌ ​​‌‍‌‌‌ ​‍‌ ​ ‌ ​​‌‍‌‌‌‍​ ‌ ‌​‌‍‍‌‌ ‌‍‌‍‌‌​ ‌‌ ​​‌ ‌‌‌‍​‍‌‍ ​‌‍‍‌‌ ​ ‌‍‍​‌‍‌‌‌‍‌​​‍​‍‌ ‌
Phone​​​​‌ ‍ ​‍​‍‌‍ ‌ ​‍‌‍‍‌‌‍‌ ‌‍‍‌‌‍ ‍​‍​‍​ ‍‍​‍​‍‌ ​ ‌‍​‌‌‍ ‍‌‍‍‌‌ ‌​‌ ‍‌​‍ ‍‌‍‍‌‌‍ ​‍​‍​‍ ​​‍​‍‌‍‍​‌ ​‍‌‍‌‌‌‍‌‍​‍​‍​ ‍‍​‍​‍‌‍‍​‌ ‌​‌ ‌​‌ ​​‌ ​ ​ ‍‍​‍ ​‍ ‌‍ ​‌‍‍‌‌‍​‍‌‍‌‌‌ ​‍‌ ‌​‌ ‍‌​‍ ‌‌ ​ ‌ ‌​‌ ‌‌‌‍‌​‌‍‍‌‌‍ ​‍ ‍‌ ‌‍‌‍‌‌‌ ​‍‌‍​ ‌‍‌‌‌‍ ​​‍ ‍‌‍​‌‌ ​​‌ ​​​‍ ‌‍‍‌‌‍ ‍‌ ‌​‌‍‌‌‌‍ ‍‌ ‌​​‍ ‌‍‌‌‌‍‌​‌‍‍‌‌ ‌​​‍ ‌‍ ‌‌‍ ‌‍‌​‌‍‌‌​ ‌‌ ​​‌ ​‍‌‍‌‌‌ ​ ‌‍‌‌‌‍ ‍‌ ‌​‌‍​‌‌ ‌​‌‍‍‌‌‍ ‌‍ ‍​ ‍ ‌‍‍‌‌‍‌​​ ‌‌‍​‌​ ‍​‌‍​‍‌‍‌‌‌‍​‌​ ​‍‌‍​ ​ ‍‌​‍ ‌‌‍‌​​ ‌‌​ ‌‌​ ‌​​‍ ‌​ ‌​​ ‌‍​ ‍​‌‍‌‍​‍ ‌‌‍​‌‌‍​‌​ ‌‍​ ‍​​‍ ‌​ ‌‍‌‍​ ‌‍‌‌​ ​ ​ ‌‌​ ‌‌‌‍​‍‌‍​‍​ ‌​​ ‌‍‌‍​‌‌‍​‌​ ‍ ‌ ‌​‌ ‍‌‌ ​​‌‍‌‌​ ‌‌‍​‌‌ ​‍‌ ‌​‌‍‍‌‌‍​ ‌‍ ​‌‍‌‌​ ‍ ‌ ​​‌‍​‌‌ ‌​‌‍‍​​ ‌‌‍​ ‌‍ ‌‍ ‍‌ ‌​‌‍‌‌‌‍ ‍‌ ‌​‌​ ‌‌‍​‌‌ ‌​‌ ​‍‌‍‍‌‌ ‍​​‍‌‌​ ‌‌‌​​‍‌‌ ‌‍‍ ‌‍‌‌‌ ‍‌​‍‌‌​ ​ ‌​‌​​‍‌‌​ ​ ‌​‌​​‍‌‌​ ​‍​ ​‍‌‍‌​‌‍‌‌‌‍‌​​ ​ ​ ‌‌‌‍‌‌​ ‌​‌‍​‍​ ​‍‌‍​ ​ ​‍‌‍​‍​‍‌‌​ ​‍​ ​‍​‍‌‌​ ‌‌‌​‌​​‍ ‍‌‍​ ‌‍ ‌‍ ‍‌ ‌​‌‍‌‌‌‍ ‍‌ ‌​​‍‌‌​ ‌‌‌​​‍‌‌ ‌‍‍ ‌‍‌‌‌ ‍‌​‍‌‌​ ​ ‌​‌​​‍‌‌​ ​ ‌​‌​​‍‌‌​ ​‍​ ​‍​ ‌‌​ ‍‌​ ‌​‌‍​‌​ ​‍‌‍​ ​ ​ ‌‍​‍‌‍​‍​ ​​‌‍​‌​ ‌​​‍‌‌​ ​‍​ ​‍​‍‌‌​ ‌‌‌​‌​​‍ ‍‌‍​ ‌‍‍​‌‍‍‌‌‍ ​‌‍‌​‌ ​‍‌‍‌‌‌‍ ‍​‍‌‌​ ‌‌‌​​‍‌‌ ‌‍‍ ‌‍‌‌‌ ‍‌​‍‌‌​ ​ ‌​‌​​‍‌‌​ ​ ‌​‌​​‍‌‌​ ​‍​ ​‍‌‍‌‌‌‍​‌‌‍​‍​ ​‌​ ‍‌​ ‍‌​ ‍​​ ‌​‌‍​ ‌‍​‍‌‍‌‌‌‍​‌​‍‌‌​ ​‍​ ​‍​‍‌‌​ ‌‌‌​‌​​‍ ‍‌ ‌​‌‍‌‌‌ ‍​‌ ‌​​ ‌‍​‍‌‍​‌‌ ​ ‌‍‌‌‌‌‌‌‌ ​‍‌‍ ​​ ‌‌‍‍​‌ ‌​‌ ‌​‌ ​​‌ ​ ​‍‌‌​ ​ ‌​​‌​‍‌‌​ ​‍‌​‌‍​‍‌‌​ ​‍‌​‌‍‌‍ ​‌‍‍‌‌‍​‍‌‍‌‌‌ ​‍‌ ‌​‌ ‍‌​‍ ‌‌ ​ ‌ ‌​‌ ‌‌‌‍‌​‌‍‍‌‌‍ ​‍ ‍‌ ‌‍‌‍‌‌‌ ​‍‌‍​ ‌‍‌‌‌‍ ​​‍ ‍‌‍​‌‌ ​​‌ ​​​‍‌‍‌‍‍‌‌‍‌​​ ‌‌‍​‌​ ‍​‌‍​‍‌‍‌‌‌‍​‌​ ​‍‌‍​ ​ ‍‌​‍ ‌‌‍‌​​ ‌‌​ ‌‌​ ‌​​‍ ‌​ ‌​​ ‌‍​ ‍​‌‍‌‍​‍ ‌‌‍​‌‌‍​‌​ ‌‍​ ‍​​‍ ‌​ ‌‍‌‍​ ‌‍‌‌​ ​ ​ ‌‌​ ‌‌‌‍​‍‌‍​‍​ ‌​​ ‌‍‌‍​‌‌‍​‌​‍‌‍‌ ‌​‌ ‍‌‌ ​​‌‍‌‌​ ‌‌‍​‌‌ ​‍‌ ‌​‌‍‍‌‌‍​ ‌‍ ​‌‍‌‌​‍‌‍‌ ​​‌‍​‌‌ ‌​‌‍‍​​ ‌‌‍​ ‌‍ ‌‍ ‍‌ ‌​‌‍‌‌‌‍ ‍‌ ‌​‌​ ‌‌‍​‌‌ ‌​‌ ​‍‌‍‍‌‌ ‍​​‍‌‌​ ‌‌‌​​‍‌‌ ‌‍‍ ‌‍‌‌‌ ‍‌​‍‌‌​ ​ ‌​‌​​‍‌‌​ ​ ‌​‌​​‍‌‌​ ​‍​ ​‍‌‍‌​‌‍‌‌‌‍‌​​ ​ ​ ‌‌‌‍‌‌​ ‌​‌‍​‍​ ​‍‌‍​ ​ ​‍‌‍​‍​‍‌‌​ ​‍​ ​‍​‍‌‌​ ‌‌‌​‌​​‍ ‍‌‍​ ‌‍ ‌‍ ‍‌ ‌​‌‍‌‌‌‍ ‍‌ ‌​​‍‌‌​ ‌‌‌​​‍‌‌ ‌‍‍ ‌‍‌‌‌ ‍‌​‍‌‌​ ​ ‌​‌​​‍‌‌​ ​ ‌​‌​​‍‌‌​ ​‍​ ​‍​ ‌‌​ ‍‌​ ‌​‌‍​‌​ ​‍‌‍​ ​ ​ ‌‍​‍‌‍​‍​ ​​‌‍​‌​ ‌​​‍‌‌​ ​‍​ ​‍​‍‌‌​ ‌‌‌​‌​​‍ ‍‌‍​ ‌‍‍​‌‍‍‌‌‍ ​‌‍‌​‌ ​‍‌‍‌‌‌‍ ‍​‍‌‌​ ‌‌‌​​‍‌‌ ‌‍‍ ‌‍‌‌‌ ‍‌​‍‌‌​ ​ ‌​‌​​‍‌‌​ ​ ‌​‌​​‍‌‌​ ​‍​ ​‍‌‍‌‌‌‍​‌‌‍​‍​ ​‌​ ‍‌​ ‍‌​ ‍​​ ‌​‌‍​ ‌‍​‍‌‍‌‌‌‍​‌​‍‌‌​ ​‍​ ​‍​‍‌‌​ ‌‌‌​‌​​‍ ‍‌ ‌​‌‍‌‌‌ ‍​‌ ‌​​‍‌‍‌ ​​‌‍‌‌‌ ​‍‌ ​ ‌ ​​‌‍‌‌‌‍​ ‌ ‌​‌‍‍‌‌ ‌‍‌‍‌‌​ ‌‌ ​​‌ ‌‌‌‍​‍‌‍ ​‌‍‍‌‌ ​ ‌‍‍​‌‍‌‌‌‍‌​​‍​‍‌ ‌: 02 6872 1250
Service area:​​​​‌ ‍ ​‍​‍‌‍ ‌ ​‍‌‍‍‌‌‍‌ ‌‍‍‌‌‍ ‍​‍​‍​ ‍‍​‍​‍‌ ​ ‌‍​‌‌‍ ‍‌‍‍‌‌ ‌​‌ ‍‌​‍ ‍‌‍‍‌‌‍ ​‍​‍​‍ ​​‍​‍‌‍‍​‌ ​‍‌‍‌‌‌‍‌‍​‍​‍​ ‍‍​‍​‍‌‍‍​‌ ‌​‌ ‌​‌ ​​‌ ​ ​ ‍‍​‍ ​‍ ‌‍ ​‌‍‍‌‌‍​‍‌‍‌‌‌ ​‍‌ ‌​‌ ‍‌​‍ ‌‌ ​ ‌ ‌​‌ ‌‌‌‍‌​‌‍‍‌‌‍ ​‍ ‍‌ ‌‍‌‍‌‌‌ ​‍‌‍​ ‌‍‌‌‌‍ ​​‍ ‍‌‍​‌‌ ​​‌ ​​​‍ ‌‍‍‌‌‍ ‍‌ ‌​‌‍‌‌‌‍ ‍‌ ‌​​‍ ‌‍‌‌‌‍‌​‌‍‍‌‌ ‌​​‍ ‌‍ ‌‌‍ ‌‍‌​‌‍‌‌​ ‌‌ ​​‌ ​‍‌‍‌‌‌ ​ ‌‍‌‌‌‍ ‍‌ ‌​‌‍​‌‌ ‌​‌‍‍‌‌‍ ‌‍ ‍​ ‍ ‌‍‍‌‌‍‌​​ ‌‌‍​‌​ ‍​‌‍​‍‌‍‌‌‌‍​‌​ ​‍‌‍​ ​ ‍‌​‍ ‌‌‍‌​​ ‌‌​ ‌‌​ ‌​​‍ ‌​ ‌​​ ‌‍​ ‍​‌‍‌‍​‍ ‌‌‍​‌‌‍​‌​ ‌‍​ ‍​​‍ ‌​ ‌‍‌‍​ ‌‍‌‌​ ​ ​ ‌‌​ ‌‌‌‍​‍‌‍​‍​ ‌​​ ‌‍‌‍​‌‌‍​‌​ ‍ ‌ ‌​‌ ‍‌‌ ​​‌‍‌‌​ ‌‌‍​‌‌ ​‍‌ ‌​‌‍‍‌‌‍​ ‌‍ ​‌‍‌‌​ ‍ ‌ ​​‌‍​‌‌ ‌​‌‍‍​​ ‌‌‍​ ‌‍ ‌‍ ‍‌ ‌​‌‍‌‌‌‍ ‍‌ ‌​‌​ ‌‌‍​‌‌ ‌​‌ ​‍‌‍‍‌‌ ‍​​‍‌‌​ ‌‌‌​​‍‌‌ ‌‍‍ ‌‍‌‌‌ ‍‌​‍‌‌​ ​ ‌​‌​​‍‌‌​ ​ ‌​‌​​‍‌‌​ ​‍​ ​‍‌‍‌​‌‍‌‌‌‍‌​​ ​ ​ ‌‌‌‍‌‌​ ‌​‌‍​‍​ ​‍‌‍​ ​ ​‍‌‍​‍​‍‌‌​ ​‍​ ​‍​‍‌‌​ ‌‌‌​‌​​‍ ‍‌‍​ ‌‍ ‌‍ ‍‌ ‌​‌‍‌‌‌‍ ‍‌ ‌​​‍‌‌​ ‌‌‌​​‍‌‌ ‌‍‍ ‌‍‌‌‌ ‍‌​‍‌‌​ ​ ‌​‌​​‍‌‌​ ​ ‌​‌​​‍‌‌​ ​‍​ ​‍​ ‌‌​ ‍‌​ ‌​‌‍​‌​ ​‍‌‍​ ​ ​ ‌‍​‍‌‍​‍​ ​​‌‍​‌​ ‌​​‍‌‌​ ​‍​ ​‍​‍‌‌​ ‌‌‌​‌​​‍ ‍‌‍​ ‌‍‍​‌‍‍‌‌‍ ​‌‍‌​‌ ​‍‌‍‌‌‌‍ ‍​‍‌‌​ ‌‌‌​​‍‌‌ ‌‍‍ ‌‍‌‌‌ ‍‌​‍‌‌​ ​ ‌​‌​​‍‌‌​ ​ ‌​‌​​‍‌‌​ ​‍​ ​‍‌‍​‌​ ‌​‌‍​‌​ ​​​ ​​‌‍‌‌​ ‌‍​ ‌​​ ‌‌‌‍‌‍‌‍‌‍‌‍​‍​‍‌‌​ ​‍​ ​‍​‍‌‌​ ‌‌‌​‌​​‍ ‍‌ ‌​‌‍‌‌‌ ‍​‌ ‌​​ ‌‍​‍‌‍​‌‌ ​ ‌‍‌‌‌‌‌‌‌ ​‍‌‍ ​​ ‌‌‍‍​‌ ‌​‌ ‌​‌ ​​‌ ​ ​‍‌‌​ ​ ‌​​‌​‍‌‌​ ​‍‌​‌‍​‍‌‌​ ​‍‌​‌‍‌‍ ​‌‍‍‌‌‍​‍‌‍‌‌‌ ​‍‌ ‌​‌ ‍‌​‍ ‌‌ ​ ‌ ‌​‌ ‌‌‌‍‌​‌‍‍‌‌‍ ​‍ ‍‌ ‌‍‌‍‌‌‌ ​‍‌‍​ ‌‍‌‌‌‍ ​​‍ ‍‌‍​‌‌ ​​‌ ​​​‍‌‍‌‍‍‌‌‍‌​​ ‌‌‍​‌​ ‍​‌‍​‍‌‍‌‌‌‍​‌​ ​‍‌‍​ ​ ‍‌​‍ ‌‌‍‌​​ ‌‌​ ‌‌​ ‌​​‍ ‌​ ‌​​ ‌‍​ ‍​‌‍‌‍​‍ ‌‌‍​‌‌‍​‌​ ‌‍​ ‍​​‍ ‌​ ‌‍‌‍​ ‌‍‌‌​ ​ ​ ‌‌​ ‌‌‌‍​‍‌‍​‍​ ‌​​ ‌‍‌‍​‌‌‍​‌​‍‌‍‌ ‌​‌ ‍‌‌ ​​‌‍‌‌​ ‌‌‍​‌‌ ​‍‌ ‌​‌‍‍‌‌‍​ ‌‍ ​‌‍‌‌​‍‌‍‌ ​​‌‍​‌‌ ‌​‌‍‍​​ ‌‌‍​ ‌‍ ‌‍ ‍‌ ‌​‌‍‌‌‌‍ ‍‌ ‌​‌​ ‌‌‍​‌‌ ‌​‌ ​‍‌‍‍‌‌ ‍​​‍‌‌​ ‌‌‌​​‍‌‌ ‌‍‍ ‌‍‌‌‌ ‍‌​‍‌‌​ ​ ‌​‌​​‍‌‌​ ​ ‌​‌​​‍‌‌​ ​‍​ ​‍‌‍‌​‌‍‌‌‌‍‌​​ ​ ​ ‌‌‌‍‌‌​ ‌​‌‍​‍​ ​‍‌‍​ ​ ​‍‌‍​‍​‍‌‌​ ​‍​ ​‍​‍‌‌​ ‌‌‌​‌​​‍ ‍‌‍​ ‌‍ ‌‍ ‍‌ ‌​‌‍‌‌‌‍ ‍‌ ‌​​‍‌‌​ ‌‌‌​​‍‌‌ ‌‍‍ ‌‍‌‌‌ ‍‌​‍‌‌​ ​ ‌​‌​​‍‌‌​ ​ ‌​‌​​‍‌‌​ ​‍​ ​‍​ ‌‌​ ‍‌​ ‌​‌‍​‌​ ​‍‌‍​ ​ ​ ‌‍​‍‌‍​‍​ ​​‌‍​‌​ ‌​​‍‌‌​ ​‍​ ​‍​‍‌‌​ ‌‌‌​‌​​‍ ‍‌‍​ ‌‍‍​‌‍‍‌‌‍ ​‌‍‌​‌ ​‍‌‍‌‌‌‍ ‍​‍‌‌​ ‌‌‌​​‍‌‌ ‌‍‍ ‌‍‌‌‌ ‍‌​‍‌‌​ ​ ‌​‌​​‍‌‌​ ​ ‌​‌​​‍‌‌​ ​‍​ ​‍‌‍​‌​ ‌​‌‍​‌​ ​​​ ​​‌‍‌‌​ ‌‍​ ‌​​ ‌‌‌‍‌‍‌‍‌‍‌‍​‍​‍‌‌​ ​‍​ ​‍​‍‌‌​ ‌‌‌​‌​​‍ ‍‌ ‌​‌‍‌‌‌ ‍​‌ ‌​​‍‌‍‌ ​​‌‍‌‌‌ ​‍‌ ​ ‌ ​​‌‍‌‌‌‍​ ‌ ‌​‌‍‍‌‌ ‌‍‌‍‌‌​ ‌‌ ​​‌ ‌‌‌‍​‍‌‍ ​‌‍‍‌‌ ​ ‌‍‍​‌‍‌‌‌‍‌​​‍​‍‌ ‌Bourke, Cobar, Brewarrina, Walgett and
surrounding outback NSW communities​​​​‌ ‍ ​‍​‍‌‍ ‌ ​‍‌‍‍‌‌‍‌ ‌‍‍‌‌‍ ‍​‍​‍​ ‍‍​‍​‍‌ ​ ‌‍​‌‌‍ ‍‌‍‍‌‌ ‌​‌ ‍‌​‍ ‍‌‍‍‌‌‍ ​‍​‍​‍ ​​‍​‍‌‍‍​‌ ​‍‌‍‌‌‌‍‌‍​‍​‍​ ‍‍​‍​‍‌‍‍​‌ ‌​‌ ‌​‌ ​​‌ ​ ​ ‍‍​‍ ​‍ ‌‍ ​‌‍‍‌‌‍​‍‌‍‌‌‌ ​‍‌ ‌​‌ ‍‌​‍ ‌‌ ​ ‌ ‌​‌ ‌‌‌‍‌​‌‍‍‌‌‍ ​‍ ‍‌ ‌‍‌‍‌‌‌ ​‍‌‍​ ‌‍‌‌‌‍ ​​‍ ‍‌‍​‌‌ ​​‌ ​​​‍ ‌‍‍‌‌‍ ‍‌ ‌​‌‍‌‌‌‍ ‍‌ ‌​​‍ ‌‍‌‌‌‍‌​‌‍‍‌‌ ‌​​‍ ‌‍ ‌‌‍ ‌‍‌​‌‍‌‌​ ‌‌ ​​‌ ​‍‌‍‌‌‌ ​ ‌‍‌‌‌‍ ‍‌ ‌​‌‍​‌‌ ‌​‌‍‍‌‌‍ ‌‍ ‍​ ‍ ‌‍‍‌‌‍‌​​ ‌‌‍​‌​ ‍​‌‍​‍‌‍‌‌‌‍​‌​ ​‍‌‍​ ​ ‍‌​‍ ‌‌‍‌​​ ‌‌​ ‌‌​ ‌​​‍ ‌​ ‌​​ ‌‍​ ‍​‌‍‌‍​‍ ‌‌‍​‌‌‍​‌​ ‌‍​ ‍​​‍ ‌​ ‌‍‌‍​ ‌‍‌‌​ ​ ​ ‌‌​ ‌‌‌‍​‍‌‍​‍​ ‌​​ ‌‍‌‍​‌‌‍​‌​ ‍ ‌ ‌​‌ ‍‌‌ ​​‌‍‌‌​ ‌‌‍​‌‌ ​‍‌ ‌​‌‍‍‌‌‍​ ‌‍ ​‌‍‌‌​ ‍ ‌ ​​‌‍​‌‌ ‌​‌‍‍​​ ‌‌‍​ ‌‍ ‌‍ ‍‌ ‌​‌‍‌‌‌‍ ‍‌ ‌​‌​ ‌‌‍​‌‌ ‌​‌ ​‍‌‍‍‌‌ ‍​​‍‌‌​ ‌‌‌​​‍‌‌ ‌‍‍ ‌‍‌‌‌ ‍‌​‍‌‌​ ​ ‌​‌​​‍‌‌​ ​ ‌​‌​​‍‌‌​ ​‍​ ​‍‌‍‌​‌‍‌‌‌‍‌​​ ​ ​ ‌‌‌‍‌‌​ ‌​‌‍​‍​ ​‍‌‍​ ​ ​‍‌‍​‍​‍‌‌​ ​‍​ ​‍​‍‌‌​ ‌‌‌​‌​​‍ ‍‌‍​ ‌‍ ‌‍ ‍‌ ‌​‌‍‌‌‌‍ ‍‌ ‌​​‍‌‌​ ‌‌‌​​‍‌‌ ‌‍‍ ‌‍‌‌‌ ‍‌​‍‌‌​ ​ ‌​‌​​‍‌‌​ ​ ‌​‌​​‍‌‌​ ​‍​ ​‍​ ‌‌​ ‍‌​ ‌​‌‍​‌​ ​‍‌‍​ ​ ​ ‌‍​‍‌‍​‍​ ​​‌‍​‌​ ‌​​‍‌‌​ ​‍​ ​‍​‍‌‌​ ‌‌‌​‌​​‍ ‍‌‍​ ‌‍‍​‌‍‍‌‌‍ ​‌‍‌​‌ ​‍‌‍‌‌‌‍ ‍​‍‌‌​ ‌‌‌​​‍‌‌ ‌‍‍ ‌‍‌‌‌ ‍‌​‍‌‌​ ​ ‌​‌​​‍‌‌​ ​ ‌​‌​​‍‌‌​ ​‍​ ​‍‌‍​ ‌‍​‍​ ‌‌‌‍​ ​ ​‍​ ​ ​ ‌ ‌‍‌​‌‍‌‌​ ‌‌​ ​​‌‍​‍​‍‌‌​ ​‍​ ​‍​‍‌‌​ ‌‌‌​‌​​‍ ‍‌ ‌​‌‍‌‌‌ ‍​‌ ‌​​ ‌‍​‍‌‍​‌‌ ​ ‌‍‌‌‌‌‌‌‌ ​‍‌‍ ​​ ‌‌‍‍​‌ ‌​‌ ‌​‌ ​​‌ ​ ​‍‌‌​ ​ ‌​​‌​‍‌‌​ ​‍‌​‌‍​‍‌‌​ ​‍‌​‌‍‌‍ ​‌‍‍‌‌‍​‍‌‍‌‌‌ ​‍‌ ‌​‌ ‍‌​‍ ‌‌ ​ ‌ ‌​‌ ‌‌‌‍‌​‌‍‍‌‌‍ ​‍ ‍‌ ‌‍‌‍‌‌‌ ​‍‌‍​ ‌‍‌‌‌‍ ​​‍ ‍‌‍​‌‌ ​​‌ ​​​‍‌‍‌‍‍‌‌‍‌​​ ‌‌‍​‌​ ‍​‌‍​‍‌‍‌‌‌‍​‌​ ​‍‌‍​ ​ ‍‌​‍ ‌‌‍‌​​ ‌‌​ ‌‌​ ‌​​‍ ‌​ ‌​​ ‌‍​ ‍​‌‍‌‍​‍ ‌‌‍​‌‌‍​‌​ ‌‍​ ‍​​‍ ‌​ ‌‍‌‍​ ‌‍‌‌​ ​ ​ ‌‌​ ‌‌‌‍​‍‌‍​‍​ ‌​​ ‌‍‌‍​‌‌‍​‌​‍‌‍‌ ‌​‌ ‍‌‌ ​​‌‍‌‌​ ‌‌‍​‌‌ ​‍‌ ‌​‌‍‍‌‌‍​ ‌‍ ​‌‍‌‌​‍‌‍‌ ​​‌‍​‌‌ ‌​‌‍‍​​ ‌‌‍​ ‌‍ ‌‍ ‍‌ ‌​‌‍‌‌‌‍ ‍‌ ‌​‌​ ‌‌‍​‌‌ ‌​‌ ​‍‌‍‍‌‌ ‍​​‍‌‌​ ‌‌‌​​‍‌‌ ‌‍‍ ‌‍‌‌‌ ‍‌​‍‌‌​ ​ ‌​‌​​‍‌‌​ ​ ‌​‌​​‍‌‌​ ​‍​ ​‍‌‍‌​‌‍‌‌‌‍‌​​ ​ ​ ‌‌‌‍‌‌​ ‌​‌‍​‍​ ​‍‌‍​ ​ ​‍‌‍​‍​‍‌‌​ ​‍​ ​‍​‍‌‌​ ‌‌‌​‌​​‍ ‍‌‍​ ‌‍ ‌‍ ‍‌ ‌​‌‍‌‌‌‍ ‍‌ ‌​​‍‌‌​ ‌‌‌​​‍‌‌ ‌‍‍ ‌‍‌‌‌ ‍‌​‍‌‌​ ​ ‌​‌​​‍‌‌​ ​ ‌​‌​​‍‌‌​ ​‍​ ​‍​ ‌‌​ ‍‌​ ‌​‌‍​‌​ ​‍‌‍​ ​ ​ ‌‍​‍‌‍​‍​ ​​‌‍​‌​ ‌​​‍‌‌​ ​‍​ ​‍​‍‌‌​ ‌‌‌​‌​​‍ ‍‌‍​ ‌‍‍​‌‍‍‌‌‍ ​‌‍‌​‌ ​‍‌‍‌‌‌‍ ‍​‍‌‌​ ‌‌‌​​‍‌‌ ‌‍‍ ‌‍‌‌‌ ‍‌​‍‌‌​ ​ ‌​‌​​‍‌‌​ ​ ‌​‌​​‍‌‌​ ​‍​ ​‍‌‍​ ‌‍​‍​ ‌‌‌‍​ ​ ​‍​ ​ ​ ‌ ‌‍‌​‌‍‌‌​ ‌‌​ ​​‌‍​‍​‍‌‌​ ​‍​ ​‍​‍‌‌​ ‌‌‌​‌​​‍ ‍‌ ‌​‌‍‌‌‌ ‍​‌ ‌​​‍‌‍‌ ​​‌‍‌‌‌ ​‍‌ ​ ‌ ​​‌‍‌‌‌‍​ ‌ ‌​‌‍‍‌‌ ‌‍‌‍‌‌​ ‌‌ ​​‌ ‌‌‌‍​‍‌‍ ​‌‍‍‌‌ ​ ‌‍‍​‌‍‌‌‌‍‌​​‍​‍‌ ‌
Where to find fuel in Bourke​​​​‌ ‍ ​‍​‍‌‍ ‌ ​‍‌‍‍‌‌‍‌ ‌‍‍‌‌‍ ‍​‍​‍​ ‍‍​‍​‍‌ ​ ‌‍​‌‌‍ ‍‌‍‍‌‌ ‌​‌ ‍‌​‍ ‍‌‍‍‌‌‍ ​‍​‍​‍ ​​‍​‍‌‍‍​‌ ​‍‌‍‌‌‌‍‌‍​‍​‍​ ‍‍​‍​‍‌‍‍​‌ ‌​‌ ‌​‌ ​​‌ ​ ​ ‍‍​‍ ​‍ ‌‍ ​‌‍‍‌‌‍​‍‌‍‌‌‌ ​‍‌ ‌​‌ ‍‌​‍ ‌‌ ​ ‌ ‌​‌ ‌‌‌‍‌​‌‍‍‌‌‍ ​‍ ‍‌ ‌‍‌‍‌‌‌ ​‍‌‍​ ‌‍‌‌‌‍ ​​‍ ‍‌‍​‌‌ ​​‌ ​​​‍ ‌‍‍‌‌‍ ‍‌ ‌​‌‍‌‌‌‍ ‍‌ ‌​​‍ ‌‍‌‌‌‍‌​‌‍‍‌‌ ‌​​‍ ‌‍ ‌‌‍ ‌‍‌​‌‍‌‌​ ‌‌ ​​‌ ​‍‌‍‌‌‌ ​ ‌‍‌‌‌‍ ‍‌ ‌​‌‍​‌‌ ‌​‌‍‍‌‌‍ ‌‍ ‍​ ‍ ‌‍‍‌‌‍‌​​ ‌‌‍​‌​ ‍​‌‍​‍‌‍‌‌‌‍​‌​ ​‍‌‍​ ​ ‍‌​‍ ‌‌‍‌​​ ‌‌​ ‌‌​ ‌​​‍ ‌​ ‌​​ ‌‍​ ‍​‌‍‌‍​‍ ‌‌‍​‌‌‍​‌​ ‌‍​ ‍​​‍ ‌​ ‌‍‌‍​ ‌‍‌‌​ ​ ​ ‌‌​ ‌‌‌‍​‍‌‍​‍​ ‌​​ ‌‍‌‍​‌‌‍​‌​ ‍ ‌ ‌​‌ ‍‌‌ ​​‌‍‌‌​ ‌‌‍​‌‌ ​‍‌ ‌​‌‍‍‌‌‍​ ‌‍ ​‌‍‌‌​ ‍ ‌ ​​‌‍​‌‌ ‌​‌‍‍​​ ‌‌‍​ ‌‍ ‌‍ ‍‌ ‌​‌‍‌‌‌‍ ‍‌ ‌​‌​ ‌‌‍​‌‌ ‌​‌ ​‍‌‍‍‌‌ ‍​​‍‌‌​ ‌‌‌​​‍‌‌ ‌‍‍ ‌‍‌‌‌ ‍‌​‍‌‌​ ​ ‌​‌​​‍‌‌​ ​ ‌​‌​​‍‌‌​ ​‍​ ​‍​ ‌​‌‍‌​​ ‍​‌‍​ ‌‍‌‌​ ‍​​ ‌​‌‍‌‍​ ‌ ‌‍​ ‌‍‌‍‌‍‌‌​‍‌‌​ ​‍​ ​‍​‍‌‌​ ‌‌‌​‌​​‍ ‍‌‍​ ‌‍ ‌‍ ‍‌ ‌​‌‍‌‌‌‍ ‍‌ ‌​​‍‌‌​ ‌‌‌​​‍‌‌ ‌‍‍ ‌‍‌‌‌ ‍‌​‍‌‌​ ​ ‌​‌​​‍‌‌​ ​ ‌​‌​​‍‌‌​ ​‍​ ​‍‌‍​‌​ ‌‍​ ‌ ​ ​‌‌‍‌‍‌‍​ ​ ‍‌‌‍​‌​ ​​​ ‌​​ ​‍​ ‌‌​‍‌‌​ ​‍​ ​‍​‍‌‌​ ‌‌‌​‌​​‍ ‍‌‍​ ‌‍‍​‌‍‍‌‌‍ ​‌‍‌​‌ ​‍‌‍‌‌‌‍ ‍​‍‌‌​ ‌‌‌​​‍‌‌ ‌‍‍ ‌‍‌‌‌ ‍‌​‍‌‌​ ​ ‌​‌​​‍‌‌​ ​ ‌​‌​​‍‌‌​ ​‍​ ​‍​ ​‌​ ‌‍‌‍​ ​ ‌​​ ​‍​ ‌ ​ ‍‌​ ‍‌​ ​​​ ‍​​ ​ ​ ‍‌​‍‌‌​ ​‍​ ​‍​‍‌‌​ ‌‌‌​‌​​‍ ‍‌ ‌​‌‍‌‌‌ ‍​‌ ‌​​ ‌‍​‍‌‍​‌‌ ​ ‌‍‌‌‌‌‌‌‌ ​‍‌‍ ​​ ‌‌‍‍​‌ ‌​‌ ‌​‌ ​​‌ ​ ​‍‌‌​ ​ ‌​​‌​‍‌‌​ ​‍‌​‌‍​‍‌‌​ ​‍‌​‌‍‌‍ ​‌‍‍‌‌‍​‍‌‍‌‌‌ ​‍‌ ‌​‌ ‍‌​‍ ‌‌ ​ ‌ ‌​‌ ‌‌‌‍‌​‌‍‍‌‌‍ ​‍ ‍‌ ‌‍‌‍‌‌‌ ​‍‌‍​ ‌‍‌‌‌‍ ​​‍ ‍‌‍​‌‌ ​​‌ ​​​‍‌‍‌‍‍‌‌‍‌​​ ‌‌‍​‌​ ‍​‌‍​‍‌‍‌‌‌‍​‌​ ​‍‌‍​ ​ ‍‌​‍ ‌‌‍‌​​ ‌‌​ ‌‌​ ‌​​‍ ‌​ ‌​​ ‌‍​ ‍​‌‍‌‍​‍ ‌‌‍​‌‌‍​‌​ ‌‍​ ‍​​‍ ‌​ ‌‍‌‍​ ‌‍‌‌​ ​ ​ ‌‌​ ‌‌‌‍​‍‌‍​‍​ ‌​​ ‌‍‌‍​‌‌‍​‌​‍‌‍‌ ‌​‌ ‍‌‌ ​​‌‍‌‌​ ‌‌‍​‌‌ ​‍‌ ‌​‌‍‍‌‌‍​ ‌‍ ​‌‍‌‌​‍‌‍‌ ​​‌‍​‌‌ ‌​‌‍‍​​ ‌‌‍​ ‌‍ ‌‍ ‍‌ ‌​‌‍‌‌‌‍ ‍‌ ‌​‌​ ‌‌‍​‌‌ ‌​‌ ​‍‌‍‍‌‌ ‍​​‍‌‌​ ‌‌‌​​‍‌‌ ‌‍‍ ‌‍‌‌‌ ‍‌​‍‌‌​ ​ ‌​‌​​‍‌‌​ ​ ‌​‌​​‍‌‌​ ​‍​ ​‍​ ‌​‌‍‌​​ ‍​‌‍​ ‌‍‌‌​ ‍​​ ‌​‌‍‌‍​ ‌ ‌‍​ ‌‍‌‍‌‍‌‌​‍‌‌​ ​‍​ ​‍​‍‌‌​ ‌‌‌​‌​​‍ ‍‌‍​ ‌‍ ‌‍ ‍‌ ‌​‌‍‌‌‌‍ ‍‌ ‌​​‍‌‌​ ‌‌‌​​‍‌‌ ‌‍‍ ‌‍‌‌‌ ‍‌​‍‌‌​ ​ ‌​‌​​‍‌‌​ ​ ‌​‌​​‍‌‌​ ​‍​ ​‍‌‍​‌​ ‌‍​ ‌ ​ ​‌‌‍‌‍‌‍​ ​ ‍‌‌‍​‌​ ​​​ ‌​​ ​‍​ ‌‌​‍‌‌​ ​‍​ ​‍​‍‌‌​ ‌‌‌​‌​​‍ ‍‌‍​ ‌‍‍​‌‍‍‌‌‍ ​‌‍‌​‌ ​‍‌‍‌‌‌‍ ‍​‍‌‌​ ‌‌‌​​‍‌‌ ‌‍‍ ‌‍‌‌‌ ‍‌​‍‌‌​ ​ ‌​‌​​‍‌‌​ ​ ‌​‌​​‍‌‌​ ​‍​ ​‍​ ​‌​ ‌‍‌‍​ ​ ‌​​ ​‍​ ‌ ​ ‍‌​ ‍‌​ ​​​ ‍​​ ​ ​ ‍‌​‍‌‌​ ​‍​ ​‍​‍‌‌​ ‌‌‌​‌​​‍ ‍‌ ‌​‌‍‌‌‌ ‍​‌ ‌​​‍‌‍‌ ​​‌‍‌‌‌ ​‍‌ ​ ‌ ​​‌‍‌‌‌‍​ ‌ ‌​‌‍‍‌‌ ‌‍‌‍‌‌​ ‌‌ ​​‌ ‌‌‌‍​‍‌‍ ​‌‍‍‌‌ ​ ‌‍‍​‌‍‌‌‌‍‌​​‍​‍‌ ‌
Liberty Outback Fuel Centre sits on the Mitchell
Highway at the intersection of three of outback
NSW's major road corridors: the Mitchell Highway,
the Kamilaroi Highway and the Kidman Way. That
crossroads position makes it the natural fuel stop for
anyone moving through the region, whether you're
running stock, hauling freight, managing a property
or just passing through.​​​​‌ ‍ ​‍​‍‌‍ ‌ ​‍‌‍‍‌‌‍‌ ‌‍‍‌‌‍ ‍​‍​‍​ ‍‍​‍​‍‌ ​ ‌‍​‌‌‍ ‍‌‍‍‌‌ ‌​‌ ‍‌​‍ ‍‌‍‍‌‌‍ ​‍​‍​‍ ​​‍​‍‌‍‍​‌ ​‍‌‍‌‌‌‍‌‍​‍​‍​ ‍‍​‍​‍‌‍‍​‌ ‌​‌ ‌​‌ ​​‌ ​ ​ ‍‍​‍ ​‍ ‌‍ ​‌‍‍‌‌‍​‍‌‍‌‌‌ ​‍‌ ‌​‌ ‍‌​‍ ‌‌ ​ ‌ ‌​‌ ‌‌‌‍‌​‌‍‍‌‌‍ ​‍ ‍‌ ‌‍‌‍‌‌‌ ​‍‌‍​ ‌‍‌‌‌‍ ​​‍ ‍‌‍​‌‌ ​​‌ ​​​‍ ‌‍‍‌‌‍ ‍‌ ‌​‌‍‌‌‌‍ ‍‌ ‌​​‍ ‌‍‌‌‌‍‌​‌‍‍‌‌ ‌​​‍ ‌‍ ‌‌‍ ‌‍‌​‌‍‌‌​ ‌‌ ​​‌ ​‍‌‍‌‌‌ ​ ‌‍‌‌‌‍ ‍‌ ‌​‌‍​‌‌ ‌​‌‍‍‌‌‍ ‌‍ ‍​ ‍ ‌‍‍‌‌‍‌​​ ‌‌‍​‌​ ‍​‌‍​‍‌‍‌‌‌‍​‌​ ​‍‌‍​ ​ ‍‌​‍ ‌‌‍‌​​ ‌‌​ ‌‌​ ‌​​‍ ‌​ ‌​​ ‌‍​ ‍​‌‍‌‍​‍ ‌‌‍​‌‌‍​‌​ ‌‍​ ‍​​‍ ‌​ ‌‍‌‍​ ‌‍‌‌​ ​ ​ ‌‌​ ‌‌‌‍​‍‌‍​‍​ ‌​​ ‌‍‌‍​‌‌‍​‌​ ‍ ‌ ‌​‌ ‍‌‌ ​​‌‍‌‌​ ‌‌‍​‌‌ ​‍‌ ‌​‌‍‍‌‌‍​ ‌‍ ​‌‍‌‌​ ‍ ‌ ​​‌‍​‌‌ ‌​‌‍‍​​ ‌‌‍​ ‌‍ ‌‍ ‍‌ ‌​‌‍‌‌‌‍ ‍‌ ‌​‌​ ‌‌‍​‌‌ ‌​‌ ​‍‌‍‍‌‌ ‍​​‍‌‌​ ‌‌‌​​‍‌‌ ‌‍‍ ‌‍‌‌‌ ‍‌​‍‌‌​ ​ ‌​‌​​‍‌‌​ ​ ‌​‌​​‍‌‌​ ​‍​ ​‍​ ‌​‌‍‌​​ ‍​‌‍​ ‌‍‌‌​ ‍​​ ‌​‌‍‌‍​ ‌ ‌‍​ ‌‍‌‍‌‍‌‌​‍‌‌​ ​‍​ ​‍​‍‌‌​ ‌‌‌​‌​​‍ ‍‌‍​ ‌‍ ‌‍ ‍‌ ‌​‌‍‌‌‌‍ ‍‌ ‌​​‍‌‌​ ‌‌‌​​‍‌‌ ‌‍‍ ‌‍‌‌‌ ‍‌​‍‌‌​ ​ ‌​‌​​‍‌‌​ ​ ‌​‌​​‍‌‌​ ​‍​ ​‍​ ​​​ ‌ ​ ​‍​ ‍​‌‍​‌​ ‌‌​ ‌ ​ ​ ‌‍‌​​ ‍​​ ​‍‌‍‌‍​‍‌‌​ ​‍​ ​‍​‍‌‌​ ‌‌‌​‌​​‍ ‍‌‍​ ‌‍‍​‌‍‍‌‌‍ ​‌‍‌​‌ ​‍‌‍‌‌‌‍ ‍​‍‌‌​ ‌‌‌​​‍‌‌ ‌‍‍ ‌‍‌‌‌ ‍‌​‍‌‌​ ​ ‌​‌​​‍‌‌​ ​ ‌​‌​​‍‌‌​ ​‍​ ​‍​ ‍​‌‍‌​‌‍‌‍​ ‌‍‌‍​‍​ ‌‍​ ‍​‌‍​‌​ ‌‍​ ‌‌‌‍‌‍​ ​‌​‍‌‌​ ​‍​ ​‍​‍‌‌​ ‌‌‌​‌​​‍ ‍‌ ‌​‌‍‌‌‌ ‍​‌ ‌​​ ‌‍​‍‌‍​‌‌ ​ ‌‍‌‌‌‌‌‌‌ ​‍‌‍ ​​ ‌‌‍‍​‌ ‌​‌ ‌​‌ ​​‌ ​ ​‍‌‌​ ​ ‌​​‌​‍‌‌​ ​‍‌​‌‍​‍‌‌​ ​‍‌​‌‍‌‍ ​‌‍‍‌‌‍​‍‌‍‌‌‌ ​‍‌ ‌​‌ ‍‌​‍ ‌‌ ​ ‌ ‌​‌ ‌‌‌‍‌​‌‍‍‌‌‍ ​‍ ‍‌ ‌‍‌‍‌‌‌ ​‍‌‍​ ‌‍‌‌‌‍ ​​‍ ‍‌‍​‌‌ ​​‌ ​​​‍‌‍‌‍‍‌‌‍‌​​ ‌‌‍​‌​ ‍​‌‍​‍‌‍‌‌‌‍​‌​ ​‍‌‍​ ​ ‍‌​‍ ‌‌‍‌​​ ‌‌​ ‌‌​ ‌​​‍ ‌​ ‌​​ ‌‍​ ‍​‌‍‌‍​‍ ‌‌‍​‌‌‍​‌​ ‌‍​ ‍​​‍ ‌​ ‌‍‌‍​ ‌‍‌‌​ ​ ​ ‌‌​ ‌‌‌‍​‍‌‍​‍​ ‌​​ ‌‍‌‍​‌‌‍​‌​‍‌‍‌ ‌​‌ ‍‌‌ ​​‌‍‌‌​ ‌‌‍​‌‌ ​‍‌ ‌​‌‍‍‌‌‍​ ‌‍ ​‌‍‌‌​‍‌‍‌ ​​‌‍​‌‌ ‌​‌‍‍​​ ‌‌‍​ ‌‍ ‌‍ ‍‌ ‌​‌‍‌‌‌‍ ‍‌ ‌​‌​ ‌‌‍​‌‌ ‌​‌ ​‍‌‍‍‌‌ ‍​​‍‌‌​ ‌‌‌​​‍‌‌ ‌‍‍ ‌‍‌‌‌ ‍‌​‍‌‌​ ​ ‌​‌​​‍‌‌​ ​ ‌​‌​​‍‌‌​ ​‍​ ​‍​ ‌​‌‍‌​​ ‍​‌‍​ ‌‍‌‌​ ‍​​ ‌​‌‍‌‍​ ‌ ‌‍​ ‌‍‌‍‌‍‌‌​‍‌‌​ ​‍​ ​‍​‍‌‌​ ‌‌‌​‌​​‍ ‍‌‍​ ‌‍ ‌‍ ‍‌ ‌​‌‍‌‌‌‍ ‍‌ ‌​​‍‌‌​ ‌‌‌​​‍‌‌ ‌‍‍ ‌‍‌‌‌ ‍‌​‍‌‌​ ​ ‌​‌​​‍‌‌​ ​ ‌​‌​​‍‌‌​ ​‍​ ​‍​ ​​​ ‌ ​ ​‍​ ‍​‌‍​‌​ ‌‌​ ‌ ​ ​ ‌‍‌​​ ‍​​ ​‍‌‍‌‍​‍‌‌​ ​‍​ ​‍​‍‌‌​ ‌‌‌​‌​​‍ ‍‌‍​ ‌‍‍​‌‍‍‌‌‍ ​‌‍‌​‌ ​‍‌‍‌‌‌‍ ‍​‍‌‌​ ‌‌‌​​‍‌‌ ‌‍‍ ‌‍‌‌‌ ‍‌​‍‌‌​ ​ ‌​‌​​‍‌‌​ ​ ‌​‌​​‍‌‌​ ​‍​ ​‍​ ‍​‌‍‌​‌‍‌‍​ ‌‍‌‍​‍​ ‌‍​ ‍​‌‍​‌​ ‌‍​ ‌‌‌‍‌‍​ ​‌​‍‌‌​ ​‍​ ​‍​‍‌‌​ ‌‌‌​‌​​‍ ‍‌ ‌​‌‍‌‌‌ ‍​‌ ‌​​‍‌‍‌ ​​‌‍‌‌‌ ​‍‌ ​ ‌ ​​‌‍‌‌‌‍​ ‌ ‌​‌‍‍‌‌ ‌‍‌‍‌‌​ ‌‌ ​​‌ ‌‌‌‍​‍‌‍ ​‌‍‍‌‌ ​ ‌‍‍​‌‍‌‌‌‍‌​​‍​‍‌ ‌
The site is built for road train access and has both hi-
flow and low-flow diesel pumps to handle
commercial volumes without holding up the queue.​​​​‌ ‍ ​‍​‍‌‍ ‌ ​‍‌‍‍‌‌‍‌ ‌‍‍‌‌‍ ‍​‍​‍​ ‍‍​‍​‍‌ ​ ‌‍​‌‌‍ ‍‌‍‍‌‌ ‌​‌ ‍‌​‍ ‍‌‍‍‌‌‍ ​‍​‍​‍ ​​‍​‍‌‍‍​‌ ​‍‌‍‌‌‌‍‌‍​‍​‍​ ‍‍​‍​‍‌‍‍​‌ ‌​‌ ‌​‌ ​​‌ ​ ​ ‍‍​‍ ​‍ ‌‍ ​‌‍‍‌‌‍​‍‌‍‌‌‌ ​‍‌ ‌​‌ ‍‌​‍ ‌‌ ​ ‌ ‌​‌ ‌‌‌‍‌​‌‍‍‌‌‍ ​‍ ‍‌ ‌‍‌‍‌‌‌ ​‍‌‍​ ‌‍‌‌‌‍ ​​‍ ‍‌‍​‌‌ ​​‌ ​​​‍ ‌‍‍‌‌‍ ‍‌ ‌​‌‍‌‌‌‍ ‍‌ ‌​​‍ ‌‍‌‌‌‍‌​‌‍‍‌‌ ‌​​‍ ‌‍ ‌‌‍ ‌‍‌​‌‍‌‌​ ‌‌ ​​‌ ​‍‌‍‌‌‌ ​ ‌‍‌‌‌‍ ‍‌ ‌​‌‍​‌‌ ‌​‌‍‍‌‌‍ ‌‍ ‍​ ‍ ‌‍‍‌‌‍‌​​ ‌‌‍​‌​ ‍​‌‍​‍‌‍‌‌‌‍​‌​ ​‍‌‍​ ​ ‍‌​‍ ‌‌‍‌​​ ‌‌​ ‌‌​ ‌​​‍ ‌​ ‌​​ ‌‍​ ‍​‌‍‌‍​‍ ‌‌‍​‌‌‍​‌​ ‌‍​ ‍​​‍ ‌​ ‌‍‌‍​ ‌‍‌‌​ ​ ​ ‌‌​ ‌‌‌‍​‍‌‍​‍​ ‌​​ ‌‍‌‍​‌‌‍​‌​ ‍ ‌ ‌​‌ ‍‌‌ ​​‌‍‌‌​ ‌‌‍​‌‌ ​‍‌ ‌​‌‍‍‌‌‍​ ‌‍ ​‌‍‌‌​ ‍ ‌ ​​‌‍​‌‌ ‌​‌‍‍​​ ‌‌‍​ ‌‍ ‌‍ ‍‌ ‌​‌‍‌‌‌‍ ‍‌ ‌​‌​ ‌‌‍​‌‌ ‌​‌ ​‍‌‍‍‌‌ ‍​​‍‌‌​ ‌‌‌​​‍‌‌ ‌‍‍ ‌‍‌‌‌ ‍‌​‍‌‌​ ​ ‌​‌​​‍‌‌​ ​ ‌​‌​​‍‌‌​ ​‍​ ​‍​ ‌​‌‍‌​​ ‍​‌‍​ ‌‍‌‌​ ‍​​ ‌​‌‍‌‍​ ‌ ‌‍​ ‌‍‌‍‌‍‌‌​‍‌‌​ ​‍​ ​‍​‍‌‌​ ‌‌‌​‌​​‍ ‍‌‍​ ‌‍ ‌‍ ‍‌ ‌​‌‍‌‌‌‍ ‍‌ ‌​​‍‌‌​ ‌‌‌​​‍‌‌ ‌‍‍ ‌‍‌‌‌ ‍‌​‍‌‌​ ​ ‌​‌​​‍‌‌​ ​ ‌​‌​​‍‌‌​ ​‍​ ​‍‌‍‌​‌‍‌​​ ‌​‌‍‌​​ ‌‌​ ​‌‌‍‌‌​ ​‌​ ‌‌​ ​​‌‍‌‌​ ‌ ​‍‌‌​ ​‍​ ​‍​‍‌‌​ ‌‌‌​‌​​‍ ‍‌‍​ ‌‍‍​‌‍‍‌‌‍ ​‌‍‌​‌ ​‍‌‍‌‌‌‍ ‍​‍‌‌​ ‌‌‌​​‍‌‌ ‌‍‍ ‌‍‌‌‌ ‍‌​‍‌‌​ ​ ‌​‌​​‍‌‌​ ​ ‌​‌​​‍‌‌​ ​‍​ ​‍​ ​​​ ‌‌​ ‌‌​ ‌‌​ ‌‌‌‍​ ​ ​ ​ ‌‍​ ​‍​ ​​​ ​ ‌‍‌‌​‍‌‌​ ​‍​ ​‍​‍‌‌​ ‌‌‌​‌​​‍ ‍‌ ‌​‌‍‌‌‌ ‍​‌ ‌​​ ‌‍​‍‌‍​‌‌ ​ ‌‍‌‌‌‌‌‌‌ ​‍‌‍ ​​ ‌‌‍‍​‌ ‌​‌ ‌​‌ ​​‌ ​ ​‍‌‌​ ​ ‌​​‌​‍‌‌​ ​‍‌​‌‍​‍‌‌​ ​‍‌​‌‍‌‍ ​‌‍‍‌‌‍​‍‌‍‌‌‌ ​‍‌ ‌​‌ ‍‌​‍ ‌‌ ​ ‌ ‌​‌ ‌‌‌‍‌​‌‍‍‌‌‍ ​‍ ‍‌ ‌‍‌‍‌‌‌ ​‍‌‍​ ‌‍‌‌‌‍ ​​‍ ‍‌‍​‌‌ ​​‌ ​​​‍‌‍‌‍‍‌‌‍‌​​ ‌‌‍​‌​ ‍​‌‍​‍‌‍‌‌‌‍​‌​ ​‍‌‍​ ​ ‍‌​‍ ‌‌‍‌​​ ‌‌​ ‌‌​ ‌​​‍ ‌​ ‌​​ ‌‍​ ‍​‌‍‌‍​‍ ‌‌‍​‌‌‍​‌​ ‌‍​ ‍​​‍ ‌​ ‌‍‌‍​ ‌‍‌‌​ ​ ​ ‌‌​ ‌‌‌‍​‍‌‍​‍​ ‌​​ ‌‍‌‍​‌‌‍​‌​‍‌‍‌ ‌​‌ ‍‌‌ ​​‌‍‌‌​ ‌‌‍​‌‌ ​‍‌ ‌​‌‍‍‌‌‍​ ‌‍ ​‌‍‌‌​‍‌‍‌ ​​‌‍​‌‌ ‌​‌‍‍​​ ‌‌‍​ ‌‍ ‌‍ ‍‌ ‌​‌‍‌‌‌‍ ‍‌ ‌​‌​ ‌‌‍​‌‌ ‌​‌ ​‍‌‍‍‌‌ ‍​​‍‌‌​ ‌‌‌​​‍‌‌ ‌‍‍ ‌‍‌‌‌ ‍‌​‍‌‌​ ​ ‌​‌​​‍‌‌​ ​ ‌​‌​​‍‌‌​ ​‍​ ​‍​ ‌​‌‍‌​​ ‍​‌‍​ ‌‍‌‌​ ‍​​ ‌​‌‍‌‍​ ‌ ‌‍​ ‌‍‌‍‌‍‌‌​‍‌‌​ ​‍​ ​‍​‍‌‌​ ‌‌‌​‌​​‍ ‍‌‍​ ‌‍ ‌‍ ‍‌ ‌​‌‍‌‌‌‍ ‍‌ ‌​​‍‌‌​ ‌‌‌​​‍‌‌ ‌‍‍ ‌‍‌‌‌ ‍‌​‍‌‌​ ​ ‌​‌​​‍‌‌​ ​ ‌​‌​​‍‌‌​ ​‍​ ​‍‌‍‌​‌‍‌​​ ‌​‌‍‌​​ ‌‌​ ​‌‌‍‌‌​ ​‌​ ‌‌​ ​​‌‍‌‌​ ‌ ​‍‌‌​ ​‍​ ​‍​‍‌‌​ ‌‌‌​‌​​‍ ‍‌‍​ ‌‍‍​‌‍‍‌‌‍ ​‌‍‌​‌ ​‍‌‍‌‌‌‍ ‍​‍‌‌​ ‌‌‌​​‍‌‌ ‌‍‍ ‌‍‌‌‌ ‍‌​‍‌‌​ ​ ‌​‌​​‍‌‌​ ​ ‌​‌​​‍‌‌​ ​‍​ ​‍​ ​​​ ‌‌​ ‌‌​ ‌‌​ ‌‌‌‍​ ​ ​ ​ ‌‍​ ​‍​ ​​​ ​ ‌‍‌‌​‍‌‌​ ​‍​ ​‍​‍‌‌​ ‌‌‌​‌​​‍ ‍‌ ‌​‌‍‌‌‌ ‍​‌ ‌​​‍‌‍‌ ​​‌‍‌‌‌ ​‍‌ ​ ‌ ​​‌‍‌‌‌‍​ ‌ ‌​‌‍‍‌‌ ‌‍‌‍‌‌​ ‌‌ ​​‌ ‌‌‌‍​‍‌‍ ​‌‍‍‌‌ ​ ‌‍‍​‌‍‌‌‌‍‌​​‍​‍‌ ‌
Bourke is one of outback New South Wales' most
recognised regional centres and is worth more than
just a fuel stop.​​​​‌ ‍ ​‍​‍‌‍ ‌ ​‍‌‍‍‌‌‍‌ ‌‍‍‌‌‍ ‍​‍​‍​ ‍‍​‍​‍‌ ​ ‌‍​‌‌‍ ‍‌‍‍‌‌ ‌​‌ ‍‌​‍ ‍‌‍‍‌‌‍ ​‍​‍​‍ ​​‍​‍‌‍‍​‌ ​‍‌‍‌‌‌‍‌‍​‍​‍​ ‍‍​‍​‍‌‍‍​‌ ‌​‌ ‌​‌ ​​‌ ​ ​ ‍‍​‍ ​‍ ‌‍ ​‌‍‍‌‌‍​‍‌‍‌‌‌ ​‍‌ ‌​‌ ‍‌​‍ ‌‌ ​ ‌ ‌​‌ ‌‌‌‍‌​‌‍‍‌‌‍ ​‍ ‍‌ ‌‍‌‍‌‌‌ ​‍‌‍​ ‌‍‌‌‌‍ ​​‍ ‍‌‍​‌‌ ​​‌ ​​​‍ ‌‍‍‌‌‍ ‍‌ ‌​‌‍‌‌‌‍ ‍‌ ‌​​‍ ‌‍‌‌‌‍‌​‌‍‍‌‌ ‌​​‍ ‌‍ ‌‌‍ ‌‍‌​‌‍‌‌​ ‌‌ ​​‌ ​‍‌‍‌‌‌ ​ ‌‍‌‌‌‍ ‍‌ ‌​‌‍​‌‌ ‌​‌‍‍‌‌‍ ‌‍ ‍​ ‍ ‌‍‍‌‌‍‌​​ ‌‌‍​‌​ ‍​‌‍​‍‌‍‌‌‌‍​‌​ ​‍‌‍​ ​ ‍‌​‍ ‌‌‍‌​​ ‌‌​ ‌‌​ ‌​​‍ ‌​ ‌​​ ‌‍​ ‍​‌‍‌‍​‍ ‌‌‍​‌‌‍​‌​ ‌‍​ ‍​​‍ ‌​ ‌‍‌‍​ ‌‍‌‌​ ​ ​ ‌‌​ ‌‌‌‍​‍‌‍​‍​ ‌​​ ‌‍‌‍​‌‌‍​‌​ ‍ ‌ ‌​‌ ‍‌‌ ​​‌‍‌‌​ ‌‌‍​‌‌ ​‍‌ ‌​‌‍‍‌‌‍​ ‌‍ ​‌‍‌‌​ ‍ ‌ ​​‌‍​‌‌ ‌​‌‍‍​​ ‌‌‍​ ‌‍ ‌‍ ‍‌ ‌​‌‍‌‌‌‍ ‍‌ ‌​‌​ ‌‌‍​‌‌ ‌​‌ ​‍‌‍‍‌‌ ‍​​‍‌‌​ ‌‌‌​​‍‌‌ ‌‍‍ ‌‍‌‌‌ ‍‌​‍‌‌​ ​ ‌​‌​​‍‌‌​ ​ ‌​‌​​‍‌‌​ ​‍​ ​‍‌‍‌​‌‍​ ​ ​ ​ ​‌​ ‍​‌‍‌‍​ ‌‌‌‍​‌​ ‍​​ ​‍​ ‍‌​ ‌‌​‍‌‌​ ​‍​ ​‍​‍‌‌​ ‌‌‌​‌​​‍ ‍‌‍​ ‌‍ ‌‍ ‍‌ ‌​‌‍‌‌‌‍ ‍‌ ‌​​‍‌‌​ ‌‌‌​​‍‌‌ ‌‍‍ ‌‍‌‌‌ ‍‌​‍‌‌​ ​ ‌​‌​​‍‌‌​ ​ ‌​‌​​‍‌‌​ ​‍​ ​‍​ ‍‌​ ​‌​ ‍‌‌‍​ ‌‍​‍​ ‍​​ ‍​​ ​‌​ ‍‌​ ‍‌‌‍​‍​ ​‍​‍‌‌​ ​‍​ ​‍​‍‌‌​ ‌‌‌​‌​​‍ ‍‌‍​ ‌‍‍​‌‍‍‌‌‍ ​‌‍‌​‌ ​‍‌‍‌‌‌‍ ‍​‍‌‌​ ‌‌‌​​‍‌‌ ‌‍‍ ‌‍‌‌‌ ‍‌​‍‌‌​ ​ ‌​‌​​‍‌‌​ ​ ‌​‌​​‍‌‌​ ​‍​ ​‍‌‍‌‌​ ‍‌‌‍‌‍‌‍​ ​ ​ ‌‍‌‌​ ‌ ​ ​‍​ ‍‌​ ​‌​ ‍​‌‍‌​​‍‌‌​ ​‍​ ​‍​‍‌‌​ ‌‌‌​‌​​‍ ‍‌ ‌​‌‍‌‌‌ ‍​‌ ‌​​ ‌‍​‍‌‍​‌‌ ​ ‌‍‌‌‌‌‌‌‌ ​‍‌‍ ​​ ‌‌‍‍​‌ ‌​‌ ‌​‌ ​​‌ ​ ​‍‌‌​ ​ ‌​​‌​‍‌‌​ ​‍‌​‌‍​‍‌‌​ ​‍‌​‌‍‌‍ ​‌‍‍‌‌‍​‍‌‍‌‌‌ ​‍‌ ‌​‌ ‍‌​‍ ‌‌ ​ ‌ ‌​‌ ‌‌‌‍‌​‌‍‍‌‌‍ ​‍ ‍‌ ‌‍‌‍‌‌‌ ​‍‌‍​ ‌‍‌‌‌‍ ​​‍ ‍‌‍​‌‌ ​​‌ ​​​‍‌‍‌‍‍‌‌‍‌​​ ‌‌‍​‌​ ‍​‌‍​‍‌‍‌‌‌‍​‌​ ​‍‌‍​ ​ ‍‌​‍ ‌‌‍‌​​ ‌‌​ ‌‌​ ‌​​‍ ‌​ ‌​​ ‌‍​ ‍​‌‍‌‍​‍ ‌‌‍​‌‌‍​‌​ ‌‍​ ‍​​‍ ‌​ ‌‍‌‍​ ‌‍‌‌​ ​ ​ ‌‌​ ‌‌‌‍​‍‌‍​‍​ ‌​​ ‌‍‌‍​‌‌‍​‌​‍‌‍‌ ‌​‌ ‍‌‌ ​​‌‍‌‌​ ‌‌‍​‌‌ ​‍‌ ‌​‌‍‍‌‌‍​ ‌‍ ​‌‍‌‌​‍‌‍‌ ​​‌‍​‌‌ ‌​‌‍‍​​ ‌‌‍​ ‌‍ ‌‍ ‍‌ ‌​‌‍‌‌‌‍ ‍‌ ‌​‌​ ‌‌‍​‌‌ ‌​‌ ​‍‌‍‍‌‌ ‍​​‍‌‌​ ‌‌‌​​‍‌‌ ‌‍‍ ‌‍‌‌‌ ‍‌​‍‌‌​ ​ ‌​‌​​‍‌‌​ ​ ‌​‌​​‍‌‌​ ​‍​ ​‍‌‍‌​‌‍​ ​ ​ ​ ​‌​ ‍​‌‍‌‍​ ‌‌‌‍​‌​ ‍​​ ​‍​ ‍‌​ ‌‌​‍‌‌​ ​‍​ ​‍​‍‌‌​ ‌‌‌​‌​​‍ ‍‌‍​ ‌‍ ‌‍ ‍‌ ‌​‌‍‌‌‌‍ ‍‌ ‌​​‍‌‌​ ‌‌‌​​‍‌‌ ‌‍‍ ‌‍‌‌‌ ‍‌​‍‌‌​ ​ ‌​‌​​‍‌‌​ ​ ‌​‌​​‍‌‌​ ​‍​ ​‍​ ‍‌​ ​‌​ ‍‌‌‍​ ‌‍​‍​ ‍​​ ‍​​ ​‌​ ‍‌​ ‍‌‌‍​‍​ ​‍​‍‌‌​ ​‍​ ​‍​‍‌‌​ ‌‌‌​‌​​‍ ‍‌‍​ ‌‍‍​‌‍‍‌‌‍ ​‌‍‌​‌ ​‍‌‍‌‌‌‍ ‍​‍‌‌​ ‌‌‌​​‍‌‌ ‌‍‍ ‌‍‌‌‌ ‍‌​‍‌‌​ ​ ‌​‌​​‍‌‌​ ​ ‌​‌​​‍‌‌​ ​‍​ ​‍‌‍‌‌​ ‍‌‌‍‌‍‌‍​ ​ ​ ‌‍‌‌​ ‌ ​ ​‍​ ‍‌​ ​‌​ ‍​‌‍‌​​‍‌‌​ ​‍​ ​‍​‍‌‌​ ‌‌‌​‌​​‍ ‍‌ ‌​‌‍‌‌‌ ‍​‌ ‌​​‍‌‍‌ ​​‌‍‌‌‌ ​‍‌ ​ ‌ ​​‌‍‌‌‌‍​ ‌ ‌​‌‍‍‌‌ ‌‍‌‍‌‌​ ‌‌ ​​‌ ‌‌‌‍​‍‌‍ ​‌‍‍‌‌ ​ ‌‍‍​‌‍‌‌‌‍‌​​‍​‍‌ ‌